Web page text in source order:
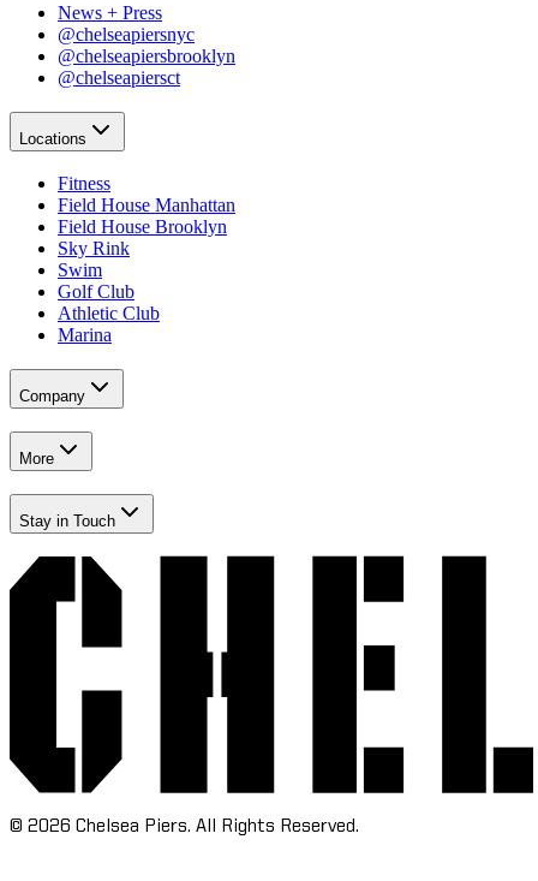
News + Press​​​​‌ ‍ ​‍​‍‌‍ ‌ ​‍‌‍‍‌‌‍‌ ‌‍‍‌‌‍ ‍​‍​‍​ ‍‍​‍​‍‌ ​ ‌‍​‌‌‍ ‍‌‍‍‌‌ ‌​‌ ‍‌​‍ ‍‌‍‍‌‌‍ ​‍​‍​‍ ​​‍​‍‌‍‍​‌ ​‍‌‍‌‌‌‍‌‍​‍​‍​ ‍‍​‍​‍‌‍‍​‌ ‌​‌ ‌​‌ ​​‌ ​ ​ ‍‍​‍ ​‍ ‌‍​ ‌‍‍​‌‍‌‌‌‍ ​‌ ​ ‌‍‌‌‌‍​‌‌ ​​‌‍‍‌‌‍‌‌‌ ​‍‌ ​ ​‍ ‍‌ ​ ‌‍​‌‌‍ ‍‌‍‍‌‌ ‌​‌ ‍‌​‍ ‍‌ ​ ‌ ‌​‌ ‌‌‌‍‌​‌‍‍‌‌‍ ​‍ ‌‍‍‌‌‍ ‍‌ ‌​‌‍‌‌‌‍ ‍‌ ‌​​‍ ‌‍‌‌‌‍‌​‌‍‍‌‌ ‌​​‍ ‌‍ ‌‌‍ ‌‍‌​‌‍‌‌​ ‌‌ ​​‌ ​‍‌‍‌‌‌ ​ ‌‍‌‌‌‍ ‍‌ ‌​‌‍​‌‌ ‌​‌‍‍‌‌‍ ‌‍ ‍​ ‍ ‌‍‍‌‌‍‌​​ ‌‌‍‌‍‌‍ ‌‍ ‌ ‌​‌‍‌‌‌ ​‍​ ‍ ‌ ‌​‌ ‍‌‌ ​​‌‍‌‌​ ‌‌‍‌‍‌‍ ‌‍ ‌ ‌​‌‍‌‌‌ ​‍​ ‍ ‌ ​​‌‍​‌‌ ‌​‌‍‍​​ ‌‌‍​ ‌‍ ‌‍ ​‌ ‌‌‌‍ ‌‌‍ ‍‌ ​ ​‍‌‌​ ‌‌‌​​‍‌‌ ‌‍‍ ‌‍‌‌‌ ‍‌​‍‌‌​ ​ ‌​‌​​‍‌‌​ ​ ‌​‌​​‍‌‌​ ​‍​ ​‍​ ‍​‌‍​‍‌‍‌​​ ​‌‌‍​‍‌‍‌‌‌‍‌‌‌‍‌​‌‍​‌​ ​‍‌‍‌‌‌‍​‌​‍‌‌​ ​‍​ ​‍​‍‌‌​ ‌‌‌​‌​​‍ ‍‌‍ ​‌‍‍‌‌‍ ‍‌‍‍ ‌ ​ ​‍‌‌​ ‌‌‌​​‍‌‌ ‌‍‍ ‌‍‌‌‌ ‍‌​‍‌‌​ ​ ‌​‌​​‍‌‌​ ​ ‌​‌​​‍‌‌​ ​‍​ ​‍‌‍‌‍​ ‌‌​ ​‍​ ‍‌‌‍​‌‌‍‌​​ ‍​‌‍​‍​ ‍‌​ ​‍​ ‌​​ ​ ​‍‌‌​ ​‍​ ​‍​‍‌‌​ ‌‌‌​‌​​‍ ‍‌‍ ‍‌‍​‌‌‍ ‌‌‍‌‌​ ‌‍​‍‌‍​‌‌ ​ ‌‍‌‌‌‌‌‌‌ ​‍‌‍ ​​ ‌‌‍‍​‌ ‌​‌ ‌​‌ ​​‌ ​ ​‍‌‌​ ​ ‌​​‌​‍‌‌​ ​‍‌​‌‍​‍‌‌​ ​‍‌​‌‍‌‍​ ‌‍‍​‌‍‌‌‌‍ ​‌ ​ ‌‍‌‌‌‍​‌‌ ​​‌‍‍‌‌‍‌‌‌ ​‍‌ ​ ​‍ ‍‌ ​ ‌‍​‌‌‍ ‍‌‍‍‌‌ ‌​‌ ‍‌​‍ ‍‌ ​ ‌ ‌​‌ ‌‌‌‍‌​‌‍‍‌‌‍ ​‍‌‍‌‍‍‌‌‍‌​​ ‌‌‍‌‍‌‍ ‌‍ ‌ ‌​‌‍‌‌‌ ​‍​‍‌‍‌ ‌​‌ ‍‌‌ ​​‌‍‌‌​ ‌‌‍‌‍‌‍ ‌‍ ‌ ‌​‌‍‌‌‌ ​‍​‍‌‍‌ ​​‌‍​‌‌ ‌​‌‍‍​​ ‌‌‍​ ‌‍ ‌‍ ​‌ ‌‌‌‍ ‌‌‍ ‍‌ ​ ​‍‌‌​ ‌‌‌​​‍‌‌ ‌‍‍ ‌‍‌‌‌ ‍‌​‍‌‌​ ​ ‌​‌​​‍‌‌​ ​ ‌​‌​​‍‌‌​ ​‍​ ​‍​ ‍​‌‍​‍‌‍‌​​ ​‌‌‍​‍‌‍‌‌‌‍‌‌‌‍‌​‌‍​‌​ ​‍‌‍‌‌‌‍​‌​‍‌‌​ ​‍​ ​‍​‍‌‌​ ‌‌‌​‌​​‍ ‍‌‍ ​‌‍‍‌‌‍ ‍‌‍‍ ‌ ​ ​‍‌‌​ ‌‌‌​​‍‌‌ ‌‍‍ ‌‍‌‌‌ ‍‌​‍‌‌​ ​ ‌​‌​​‍‌‌​ ​ ‌​‌​​‍‌‌​ ​‍​ ​‍‌‍‌‍​ ‌‌​ ​‍​ ‍‌‌‍​‌‌‍‌​​ ‍​‌‍​‍​ ‍‌​ ​‍​ ‌​​ ​ ​‍‌‌​ ​‍​ ​‍​‍‌‌​ ‌‌‌​‌​​‍ ‍‌‍ ‍‌‍​‌‌‍ ‌‌‍‌‌​‍‌‍‌ ​​‌‍‌‌‌ ​‍‌ ​ ‌ ​​‌‍‌‌‌‍​ ‌ ‌​‌‍‍‌‌ ‌‍‌‍‌‌​ ‌‌ ​​‌ ‌‌‌‍​‍‌‍ ​‌‍‍‌‌ ​ ‌‍‍​‌‍‌‌‌‍‌​​‍​‍‌ ‌
@chelseapiersnyc​​​​‌ ‍ ​‍​‍‌‍ ‌ ​‍‌‍‍‌‌‍‌ ‌‍‍‌‌‍ ‍​‍​‍​ ‍‍​‍​‍‌ ​ ‌‍​‌‌‍ ‍‌‍‍‌‌ ‌​‌ ‍‌​‍ ‍‌‍‍‌‌‍ ​‍​‍​‍ ​​‍​‍‌‍‍​‌ ​‍‌‍‌‌‌‍‌‍​‍​‍​ ‍‍​‍​‍‌‍‍​‌ ‌​‌ ‌​‌ ​​‌ ​ ​ ‍‍​‍ ​‍ ‌‍​ ‌‍‍​‌‍‌‌‌‍ ​‌ ​ ‌‍‌‌‌‍​‌‌ ​​‌‍‍‌‌‍‌‌‌ ​‍‌ ​ ​‍ ‍‌ ​ ‌‍​‌‌‍ ‍‌‍‍‌‌ ‌​‌ ‍‌​‍ ‍‌ ​ ‌ ‌​‌ ‌‌‌‍‌​‌‍‍‌‌‍ ​‍ ‌‍‍‌‌‍ ‍‌ ‌​‌‍‌‌‌‍ ‍‌ ‌​​‍ ‌‍‌‌‌‍‌​‌‍‍‌‌ ‌​​‍ ‌‍ ‌‌‍ ‌‍‌​‌‍‌‌​ ‌‌ ​​‌ ​‍‌‍‌‌‌ ​ ‌‍‌‌‌‍ ‍‌ ‌​‌‍​‌‌ ‌​‌‍‍‌‌‍ ‌‍ ‍​ ‍ ‌‍‍‌‌‍‌​​ ‌‌‍‌‍‌‍ ‌‍ ‌ ‌​‌‍‌‌‌ ​‍​ ‍ ‌ ‌​‌ ‍‌‌ ​​‌‍‌‌​ ‌‌‍‌‍‌‍ ‌‍ ‌ ‌​‌‍‌‌‌ ​‍​ ‍ ‌ ​​‌‍​‌‌ ‌​‌‍‍​​ ‌‌‍​ ‌‍ ‌‍ ​‌ ‌‌‌‍ ‌‌‍ ‍‌ ​ ​‍‌‌​ ‌‌‌​​‍‌‌ ‌‍‍ ‌‍‌‌‌ ‍‌​‍‌‌​ ​ ‌​‌​​‍‌‌​ ​ ‌​‌​​‍‌‌​ ​‍​ ​‍​ ‍​‌‍​‍‌‍‌​​ ​‌‌‍​‍‌‍‌‌‌‍‌‌‌‍‌​‌‍​‌​ ​‍‌‍‌‌‌‍​‌​‍‌‌​ ​‍​ ​‍​‍‌‌​ ‌‌‌​‌​​‍ ‍‌‍ ​‌‍‍‌‌‍ ‍‌‍‍ ‌ ​ ​‍‌‌​ ‌‌‌​​‍‌‌ ‌‍‍ ‌‍‌‌‌ ‍‌​‍‌‌​ ​ ‌​‌​​‍‌‌​ ​ ‌​‌​​‍‌‌​ ​‍​ ​‍​ ‌​​ ​ ​ ​​‌‍‌‌‌‍​ ‌‍​‌​ ​​​ ‌​‌‍‌‌‌‍‌‍​ ‌​​ ‍‌​‍‌‌​ ​‍​ ​‍​‍‌‌​ ‌‌‌​‌​​‍ ‍‌‍ ‍‌‍​‌‌‍ ‌‌‍‌‌​ ‌‍​‍‌‍​‌‌ ​ ‌‍‌‌‌‌‌‌‌ ​‍‌‍ ​​ ‌‌‍‍​‌ ‌​‌ ‌​‌ ​​‌ ​ ​‍‌‌​ ​ ‌​​‌​‍‌‌​ ​‍‌​‌‍​‍‌‌​ ​‍‌​‌‍‌‍​ ‌‍‍​‌‍‌‌‌‍ ​‌ ​ ‌‍‌‌‌‍​‌‌ ​​‌‍‍‌‌‍‌‌‌ ​‍‌ ​ ​‍ ‍‌ ​ ‌‍​‌‌‍ ‍‌‍‍‌‌ ‌​‌ ‍‌​‍ ‍‌ ​ ‌ ‌​‌ ‌‌‌‍‌​‌‍‍‌‌‍ ​‍‌‍‌‍‍‌‌‍‌​​ ‌‌‍‌‍‌‍ ‌‍ ‌ ‌​‌‍‌‌‌ ​‍​‍‌‍‌ ‌​‌ ‍‌‌ ​​‌‍‌‌​ ‌‌‍‌‍‌‍ ‌‍ ‌ ‌​‌‍‌‌‌ ​‍​‍‌‍‌ ​​‌‍​‌‌ ‌​‌‍‍​​ ‌‌‍​ ‌‍ ‌‍ ​‌ ‌‌‌‍ ‌‌‍ ‍‌ ​ ​‍‌‌​ ‌‌‌​​‍‌‌ ‌‍‍ ‌‍‌‌‌ ‍‌​‍‌‌​ ​ ‌​‌​​‍‌‌​ ​ ‌​‌​​‍‌‌​ ​‍​ ​‍​ ‍​‌‍​‍‌‍‌​​ ​‌‌‍​‍‌‍‌‌‌‍‌‌‌‍‌​‌‍​‌​ ​‍‌‍‌‌‌‍​‌​‍‌‌​ ​‍​ ​‍​‍‌‌​ ‌‌‌​‌​​‍ ‍‌‍ ​‌‍‍‌‌‍ ‍‌‍‍ ‌ ​ ​‍‌‌​ ‌‌‌​​‍‌‌ ‌‍‍ ‌‍‌‌‌ ‍‌​‍‌‌​ ​ ‌​‌​​‍‌‌​ ​ ‌​‌​​‍‌‌​ ​‍​ ​‍​ ‌​​ ​ ​ ​​‌‍‌‌‌‍​ ‌‍​‌​ ​​​ ‌​‌‍‌‌‌‍‌‍​ ‌​​ ‍‌​‍‌‌​ ​‍​ ​‍​‍‌‌​ ‌‌‌​‌​​‍ ‍‌‍ ‍‌‍​‌‌‍ ‌‌‍‌‌​‍‌‍‌ ​​‌‍‌‌‌ ​‍‌ ​ ‌ ​​‌‍‌‌‌‍​ ‌ ‌​‌‍‍‌‌ ‌‍‌‍‌‌​ ‌‌ ​​‌ ‌‌‌‍​‍‌‍ ​‌‍‍‌‌ ​ ‌‍‍​‌‍‌‌‌‍‌​​‍​‍‌ ‌
@chelseapiersbrooklyn​​​​‌ ‍ ​‍​‍‌‍ ‌ ​‍‌‍‍‌‌‍‌ ‌‍‍‌‌‍ ‍​‍​‍​ ‍‍​‍​‍‌ ​ ‌‍​‌‌‍ ‍‌‍‍‌‌ ‌​‌ ‍‌​‍ ‍‌‍‍‌‌‍ ​‍​‍​‍ ​​‍​‍‌‍‍​‌ ​‍‌‍‌‌‌‍‌‍​‍​‍​ ‍‍​‍​‍‌‍‍​‌ ‌​‌ ‌​‌ ​​‌ ​ ​ ‍‍​‍ ​‍ ‌‍​ ‌‍‍​‌‍‌‌‌‍ ​‌ ​ ‌‍‌‌‌‍​‌‌ ​​‌‍‍‌‌‍‌‌‌ ​‍‌ ​ ​‍ ‍‌ ​ ‌‍​‌‌‍ ‍‌‍‍‌‌ ‌​‌ ‍‌​‍ ‍‌ ​ ‌ ‌​‌ ‌‌‌‍‌​‌‍‍‌‌‍ ​‍ ‌‍‍‌‌‍ ‍‌ ‌​‌‍‌‌‌‍ ‍‌ ‌​​‍ ‌‍‌‌‌‍‌​‌‍‍‌‌ ‌​​‍ ‌‍ ‌‌‍ ‌‍‌​‌‍‌‌​ ‌‌ ​​‌ ​‍‌‍‌‌‌ ​ ‌‍‌‌‌‍ ‍‌ ‌​‌‍​‌‌ ‌​‌‍‍‌‌‍ ‌‍ ‍​ ‍ ‌‍‍‌‌‍‌​​ ‌‌‍‌‍‌‍ ‌‍ ‌ ‌​‌‍‌‌‌ ​‍​ ‍ ‌ ‌​‌ ‍‌‌ ​​‌‍‌‌​ ‌‌‍‌‍‌‍ ‌‍ ‌ ‌​‌‍‌‌‌ ​‍​ ‍ ‌ ​​‌‍​‌‌ ‌​‌‍‍​​ ‌‌‍​ ‌‍ ‌‍ ​‌ ‌‌‌‍ ‌‌‍ ‍‌ ​ ​‍‌‌​ ‌‌‌​​‍‌‌ ‌‍‍ ‌‍‌‌‌ ‍‌​‍‌‌​ ​ ‌​‌​​‍‌‌​ ​ ‌​‌​​‍‌‌​ ​‍​ ​‍​ ‍​‌‍​‍‌‍‌​​ ​‌‌‍​‍‌‍‌‌‌‍‌‌‌‍‌​‌‍​‌​ ​‍‌‍‌‌‌‍​‌​‍‌‌​ ​‍​ ​‍​‍‌‌​ ‌‌‌​‌​​‍ ‍‌‍ ​‌‍‍‌‌‍ ‍‌‍‍ ‌ ​ ​‍‌‌​ ‌‌‌​​‍‌‌ ‌‍‍ ‌‍‌‌‌ ‍‌​‍‌‌​ ​ ‌​‌​​‍‌‌​ ​ ‌​‌​​‍‌‌​ ​‍​ ​‍​ ​ ​ ‌ ​ ‍​​ ​‌‌‍‌​​ ​‍‌‍‌​‌‍​‍‌‍‌‌​ ‌ ​ ​‍​ ​​​ ‌‍​ ‍‌​ ‌‌​ ​ ​ ​‍​ ‌​‌‍‌‍‌‍‌‍‌‍​‌​ ‌‌​ ‌‌‌‍​‍‌‍​ ‌‍‌‌​ ‌‌‌‍‌‌‌‍​ ‌‍​‌​ ‍​​ ​‍​‍‌‌​ ​‍​ ​‍​‍‌‌​ ‌‌‌​‌​​‍ ‍‌‍ ‍‌‍​‌‌‍ ‌‌‍‌‌​ ‌‍​‍‌‍​‌‌ ​ ‌‍‌‌‌‌‌‌‌ ​‍‌‍ ​​ ‌‌‍‍​‌ ‌​‌ ‌​‌ ​​‌ ​ ​‍‌‌​ ​ ‌​​‌​‍‌‌​ ​‍‌​‌‍​‍‌‌​ ​‍‌​‌‍‌‍​ ‌‍‍​‌‍‌‌‌‍ ​‌ ​ ‌‍‌‌‌‍​‌‌ ​​‌‍‍‌‌‍‌‌‌ ​‍‌ ​ ​‍ ‍‌ ​ ‌‍​‌‌‍ ‍‌‍‍‌‌ ‌​‌ ‍‌​‍ ‍‌ ​ ‌ ‌​‌ ‌‌‌‍‌​‌‍‍‌‌‍ ​‍‌‍‌‍‍‌‌‍‌​​ ‌‌‍‌‍‌‍ ‌‍ ‌ ‌​‌‍‌‌‌ ​‍​‍‌‍‌ ‌​‌ ‍‌‌ ​​‌‍‌‌​ ‌‌‍‌‍‌‍ ‌‍ ‌ ‌​‌‍‌‌‌ ​‍​‍‌‍‌ ​​‌‍​‌‌ ‌​‌‍‍​​ ‌‌‍​ ‌‍ ‌‍ ​‌ ‌‌‌‍ ‌‌‍ ‍‌ ​ ​‍‌‌​ ‌‌‌​​‍‌‌ ‌‍‍ ‌‍‌‌‌ ‍‌​‍‌‌​ ​ ‌​‌​​‍‌‌​ ​ ‌​‌​​‍‌‌​ ​‍​ ​‍​ ‍​‌‍​‍‌‍‌​​ ​‌‌‍​‍‌‍‌‌‌‍‌‌‌‍‌​‌‍​‌​ ​‍‌‍‌‌‌‍​‌​‍‌‌​ ​‍​ ​‍​‍‌‌​ ‌‌‌​‌​​‍ ‍‌‍ ​‌‍‍‌‌‍ ‍‌‍‍ ‌ ​ ​‍‌‌​ ‌‌‌​​‍‌‌ ‌‍‍ ‌‍‌‌‌ ‍‌​‍‌‌​ ​ ‌​‌​​‍‌‌​ ​ ‌​‌​​‍‌‌​ ​‍​ ​‍​ ​ ​ ‌ ​ ‍​​ ​‌‌‍‌​​ ​‍‌‍‌​‌‍​‍‌‍‌‌​ ‌ ​ ​‍​ ​​​ ‌‍​ ‍‌​ ‌‌​ ​ ​ ​‍​ ‌​‌‍‌‍‌‍‌‍‌‍​‌​ ‌‌​ ‌‌‌‍​‍‌‍​ ‌‍‌‌​ ‌‌‌‍‌‌‌‍​ ‌‍​‌​ ‍​​ ​‍​‍‌‌​ ​‍​ ​‍​‍‌‌​ ‌‌‌​‌​​‍ ‍‌‍ ‍‌‍​‌‌‍ ‌‌‍‌‌​‍‌‍‌ ​​‌‍‌‌‌ ​‍‌ ​ ‌ ​​‌‍‌‌‌‍​ ‌ ‌​‌‍‍‌‌ ‌‍‌‍‌‌​ ‌‌ ​​‌ ‌‌‌‍​‍‌‍ ​‌‍‍‌‌ ​ ‌‍‍​‌‍‌‌‌‍‌​​‍​‍‌ ‌
@chelseapiersct​​​​‌ ‍ ​‍​‍‌‍ ‌ ​‍‌‍‍‌‌‍‌ ‌‍‍‌‌‍ ‍​‍​‍​ ‍‍​‍​‍‌ ​ ‌‍​‌‌‍ ‍‌‍‍‌‌ ‌​‌ ‍‌​‍ ‍‌‍‍‌‌‍ ​‍​‍​‍ ​​‍​‍‌‍‍​‌ ​‍‌‍‌‌‌‍‌‍​‍​‍​ ‍‍​‍​‍‌‍‍​‌ ‌​‌ ‌​‌ ​​‌ ​ ​ ‍‍​‍ ​‍ ‌‍​ ‌‍‍​‌‍‌‌‌‍ ​‌ ​ ‌‍‌‌‌‍​‌‌ ​​‌‍‍‌‌‍‌‌‌ ​‍‌ ​ ​‍ ‍‌ ​ ‌‍​‌‌‍ ‍‌‍‍‌‌ ‌​‌ ‍‌​‍ ‍‌ ​ ‌ ‌​‌ ‌‌‌‍‌​‌‍‍‌‌‍ ​‍ ‌‍‍‌‌‍ ‍‌ ‌​‌‍‌‌‌‍ ‍‌ ‌​​‍ ‌‍‌‌‌‍‌​‌‍‍‌‌ ‌​​‍ ‌‍ ‌‌‍ ‌‍‌​‌‍‌‌​ ‌‌ ​​‌ ​‍‌‍‌‌‌ ​ ‌‍‌‌‌‍ ‍‌ ‌​‌‍​‌‌ ‌​‌‍‍‌‌‍ ‌‍ ‍​ ‍ ‌‍‍‌‌‍‌​​ ‌‌‍‌‍‌‍ ‌‍ ‌ ‌​‌‍‌‌‌ ​‍​ ‍ ‌ ‌​‌ ‍‌‌ ​​‌‍‌‌​ ‌‌‍‌‍‌‍ ‌‍ ‌ ‌​‌‍‌‌‌ ​‍​ ‍ ‌ ​​‌‍​‌‌ ‌​‌‍‍​​ ‌‌‍​ ‌‍ ‌‍ ​‌ ‌‌‌‍ ‌‌‍ ‍‌ ​ ​‍‌‌​ ‌‌‌​​‍‌‌ ‌‍‍ ‌‍‌‌‌ ‍‌​‍‌‌​ ​ ‌​‌​​‍‌‌​ ​ ‌​‌​​‍‌‌​ ​‍​ ​‍​ ‍​‌‍​‍‌‍‌​​ ​‌‌‍​‍‌‍‌‌‌‍‌‌‌‍‌​‌‍​‌​ ​‍‌‍‌‌‌‍​‌​‍‌‌​ ​‍​ ​‍​‍‌‌​ ‌‌‌​‌​​‍ ‍‌‍ ​‌‍‍‌‌‍ ‍‌‍‍ ‌ ​ ​‍‌‌​ ‌‌‌​​‍‌‌ ‌‍‍ ‌‍‌‌‌ ‍‌​‍‌‌​ ​ ‌​‌​​‍‌‌​ ​ ‌​‌​​‍‌‌​ ​‍​ ​‍‌‍​‌‌‍‌​​ ‌ ‌‍‌‌‌‍​ ​ ‌‌​ ‌‍​ ‌​​ ​​​ ‌ ‌‍​‍‌‍​‌‌‍‌​​ ‌‍‌‍‌‍​ ‍​​ ‍‌‌‍‌‍‌‍​‍​ ‌‍‌‍​‍​ ​​​ ‌​​ ​ ‌‍‌​‌‍​‍​ ​‌​ ‌‍​ ​ ​ ‌ ​ ​‌​ ‌‍​‍‌‌​ ​‍​ ​‍​‍‌‌​ ‌‌‌​‌​​‍ ‍‌‍ ‍‌‍​‌‌‍ ‌‌‍‌‌​ ‌‍​‍‌‍​‌‌ ​ ‌‍‌‌‌‌‌‌‌ ​‍‌‍ ​​ ‌‌‍‍​‌ ‌​‌ ‌​‌ ​​‌ ​ ​‍‌‌​ ​ ‌​​‌​‍‌‌​ ​‍‌​‌‍​‍‌‌​ ​‍‌​‌‍‌‍​ ‌‍‍​‌‍‌‌‌‍ ​‌ ​ ‌‍‌‌‌‍​‌‌ ​​‌‍‍‌‌‍‌‌‌ ​‍‌ ​ ​‍ ‍‌ ​ ‌‍​‌‌‍ ‍‌‍‍‌‌ ‌​‌ ‍‌​‍ ‍‌ ​ ‌ ‌​‌ ‌‌‌‍‌​‌‍‍‌‌‍ ​‍‌‍‌‍‍‌‌‍‌​​ ‌‌‍‌‍‌‍ ‌‍ ‌ ‌​‌‍‌‌‌ ​‍​‍‌‍‌ ‌​‌ ‍‌‌ ​​‌‍‌‌​ ‌‌‍‌‍‌‍ ‌‍ ‌ ‌​‌‍‌‌‌ ​‍​‍‌‍‌ ​​‌‍​‌‌ ‌​‌‍‍​​ ‌‌‍​ ‌‍ ‌‍ ​‌ ‌‌‌‍ ‌‌‍ ‍‌ ​ ​‍‌‌​ ‌‌‌​​‍‌‌ ‌‍‍ ‌‍‌‌‌ ‍‌​‍‌‌​ ​ ‌​‌​​‍‌‌​ ​ ‌​‌​​‍‌‌​ ​‍​ ​‍​ ‍​‌‍​‍‌‍‌​​ ​‌‌‍​‍‌‍‌‌‌‍‌‌‌‍‌​‌‍​‌​ ​‍‌‍‌‌‌‍​‌​‍‌‌​ ​‍​ ​‍​‍‌‌​ ‌‌‌​‌​​‍ ‍‌‍ ​‌‍‍‌‌‍ ‍‌‍‍ ‌ ​ ​‍‌‌​ ‌‌‌​​‍‌‌ ‌‍‍ ‌‍‌‌‌ ‍‌​‍‌‌​ ​ ‌​‌​​‍‌‌​ ​ ‌​‌​​‍‌‌​ ​‍​ ​‍‌‍​‌‌‍‌​​ ‌ ‌‍‌‌‌‍​ ​ ‌‌​ ‌‍​ ‌​​ ​​​ ‌ ‌‍​‍‌‍​‌‌‍‌​​ ‌‍‌‍‌‍​ ‍​​ ‍‌‌‍‌‍‌‍​‍​ ‌‍‌‍​‍​ ​​​ ‌​​ ​ ‌‍‌​‌‍​‍​ ​‌​ ‌‍​ ​ ​ ‌ ​ ​‌​ ‌‍​‍‌‌​ ​‍​ ​‍​‍‌‌​ ‌‌‌​‌​​‍ ‍‌‍ ‍‌‍​‌‌‍ ‌‌‍‌‌​‍‌‍‌ ​​‌‍‌‌‌ ​‍‌ ​ ‌ ​​‌‍‌‌‌‍​ ‌ ‌​‌‍‍‌‌ ‌‍‌‍‌‌​ ‌‌ ​​‌ ‌‌‌‍​‍‌‍ ​‌‍‍‌‌ ​ ‌‍‍​‌‍‌‌‌‍‌​​‍​‍‌ ‌
Locations​​​​‌ ‍ ​‍​‍‌‍ ‌ ​‍‌‍‍‌‌‍‌ ‌‍‍‌‌‍ ‍​‍​‍​ ‍‍​‍​‍‌ ​ ‌‍​‌‌‍ ‍‌‍‍‌‌ ‌​‌ ‍‌​‍ ‍‌‍‍‌‌‍ ​‍​‍​‍ ​​‍​‍‌‍‍​‌ ​‍‌‍‌‌‌‍‌‍​‍​‍​ ‍‍​‍​‍‌‍‍​‌ ‌​‌ ‌​‌ ​​‌ ​ ​ ‍‍​‍ ​‍ ‌‍​ ‌‍‍​‌‍‌‌‌‍ ​‌ ​ ‌‍‌‌‌‍​‌‌ ​​‌‍‍‌‌‍‌‌‌ ​‍‌ ​ ​‍ ‍‌ ​ ‌‍​‌‌‍ ‍‌‍‍‌‌ ‌​‌ ‍‌​‍ ‍‌ ​ ‌ ‌​‌ ‌‌‌‍‌​‌‍‍‌‌‍ ​‍ ‌‍‍‌‌‍ ‍‌ ‌​‌‍‌‌‌‍ ‍‌ ‌​​‍ ‌‍‌‌‌‍‌​‌‍‍‌‌ ‌​​‍ ‌‍ ‌‌‍ ‌‍‌​‌‍‌‌​ ‌‌ ​​‌ ​‍‌‍‌‌‌ ​ ‌‍‌‌‌‍ ‍‌ ‌​‌‍​‌‌ ‌​‌‍‍‌‌‍ ‌‍ ‍​ ‍ ‌‍‍‌‌‍‌​​ ‌‌‍‌‍‌‍ ‌‍ ‌ ‌​‌‍‌‌‌ ​‍​ ‍ ‌ ‌​‌ ‍‌‌ ​​‌‍‌‌​ ‌‌‍‌‍‌‍ ‌‍ ‌ ‌​‌‍‌‌‌ ​‍​ ‍ ‌ ​​‌‍​‌‌ ‌​‌‍‍​​ ‌‌‍​ ‌‍ ‌‍ ​‌ ‌‌‌‍ ‌‌‍ ‍‌ ​ ​‍‌‌​ ‌‌‌​​‍‌‌ ‌‍‍ ‌‍‌‌‌ ‍‌​‍‌‌​ ​ ‌​‌​​‍‌‌​ ​ ‌​‌​​‍‌‌​ ​‍​ ​‍‌‍‌‌‌‍​‍​ ​‍​ ‍​‌‍​ ​ ‌‌‌‍​ ‌‍​ ‌‍‌‌‌‍​‍‌‍​‌​ ​‌​‍‌‌​ ​‍​ ​‍​‍‌‌​ ‌‌‌​‌​​‍ ‍‌ ‌​‌‍‍‌‌ ‌​‌‍ ​‌‍‌‌​ ‌‍​‍‌‍​‌‌ ​ ‌‍‌‌‌‌‌‌‌ ​‍‌‍ ​​ ‌‌‍‍​‌ ‌​‌ ‌​‌ ​​‌ ​ ​‍‌‌​ ​ ‌​​‌​‍‌‌​ ​‍‌​‌‍​‍‌‌​ ​‍‌​‌‍‌‍​ ‌‍‍​‌‍‌‌‌‍ ​‌ ​ ‌‍‌‌‌‍​‌‌ ​​‌‍‍‌‌‍‌‌‌ ​‍‌ ​ ​‍ ‍‌ ​ ‌‍​‌‌‍ ‍‌‍‍‌‌ ‌​‌ ‍‌​‍ ‍‌ ​ ‌ ‌​‌ ‌‌‌‍‌​‌‍‍‌‌‍ ​‍‌‍‌‍‍‌‌‍‌​​ ‌‌‍‌‍‌‍ ‌‍ ‌ ‌​‌‍‌‌‌ ​‍​‍‌‍‌ ‌​‌ ‍‌‌ ​​‌‍‌‌​ ‌‌‍‌‍‌‍ ‌‍ ‌ ‌​‌‍‌‌‌ ​‍​‍‌‍‌ ​​‌‍​‌‌ ‌​‌‍‍​​ ‌‌‍​ ‌‍ ‌‍ ​‌ ‌‌‌‍ ‌‌‍ ‍‌ ​ ​‍‌‌​ ‌‌‌​​‍‌‌ ‌‍‍ ‌‍‌‌‌ ‍‌​‍‌‌​ ​ ‌​‌​​‍‌‌​ ​ ‌​‌​​‍‌‌​ ​‍​ ​‍‌‍‌‌‌‍​‍​ ​‍​ ‍​‌‍​ ​ ‌‌‌‍​ ‌‍​ ‌‍‌‌‌‍​‍‌‍​‌​ ​‌​‍‌‌​ ​‍​ ​‍​‍‌‌​ ‌‌‌​‌​​‍ ‍‌ ‌​‌‍‍‌‌ ‌​‌‍ ​‌‍‌‌​‍‌‍‌ ​​‌‍‌‌‌ ​‍‌ ​ ‌ ​​‌‍‌‌‌‍​ ‌ ‌​‌‍‍‌‌ ‌‍‌‍‌‌​ ‌‌ ​​‌ ‌‌‌‍​‍‌‍ ​‌‍‍‌‌ ​ ‌‍‍​‌‍‌‌‌‍‌​​‍​‍‌ ‌
Fitness​​​​‌ ‍ ​‍​‍‌‍ ‌ ​‍‌‍‍‌‌‍‌ ‌‍‍‌‌‍ ‍​‍​‍​ ‍‍​‍​‍‌ ​ ‌‍​‌‌‍ ‍‌‍‍‌‌ ‌​‌ ‍‌​‍ ‍‌‍‍‌‌‍ ​‍​‍​‍ ​​‍​‍‌‍‍​‌ ​‍‌‍‌‌‌‍‌‍​‍​‍​ ‍‍​‍​‍‌‍‍​‌ ‌​‌ ‌​‌ ​​‌ ​ ​ ‍‍​‍ ​‍ ‌‍​ ‌‍‍​‌‍‌‌‌‍ ​‌ ​ ‌‍‌‌‌‍​‌‌ ​​‌‍‍‌‌‍‌‌‌ ​‍‌ ​ ​‍ ‍‌ ​ ‌‍​‌‌‍ ‍‌‍‍‌‌ ‌​‌ ‍‌​‍ ‍‌ ​ ‌ ‌​‌ ‌‌‌‍‌​‌‍‍‌‌‍ ​‍ ‌‍‍‌‌‍ ‍‌ ‌​‌‍‌‌‌‍ ‍‌ ‌​​‍ ‌‍‌‌‌‍‌​‌‍‍‌‌ ‌​​‍ ‌‍ ‌‌‍ ‌‍‌​‌‍‌‌​ ‌‌ ​​‌ ​‍‌‍‌‌‌ ​ ‌‍‌‌‌‍ ‍‌ ‌​‌‍​‌‌ ‌​‌‍‍‌‌‍ ‌‍ ‍​ ‍ ‌‍‍‌‌‍‌​​ ‌‌‍‌‍‌‍ ‌‍ ‌ ‌​‌‍‌‌‌ ​‍​ ‍ ‌ ‌​‌ ‍‌‌ ​​‌‍‌‌​ ‌‌‍‌‍‌‍ ‌‍ ‌ ‌​‌‍‌‌‌ ​‍​ ‍ ‌ ​​‌‍​‌‌ ‌​‌‍‍​​ ‌‌‍​ ‌‍ ‌‍ ​‌ ‌‌‌‍ ‌‌‍ ‍‌ ​ ​‍‌‌​ ‌‌‌​​‍‌‌ ‌‍‍ ‌‍‌‌‌ ‍‌​‍‌‌​ ​ ‌​‌​​‍‌‌​ ​ ‌​‌​​‍‌‌​ ​‍​ ​‍‌‍‌‌‌‍​‍​ ​‍​ ‍​‌‍​ ​ ‌‌‌‍​ ‌‍​ ‌‍‌‌‌‍​‍‌‍​‌​ ​‌​‍‌‌​ ​‍​ ​‍​‍‌‌​ ‌‌‌​‌​​‍ ‍‌‍ ​‌‍‍‌‌‍ ‍‌‍‍ ‌ ​ ​‍‌‌​ ‌‌‌​​‍‌‌ ‌‍‍ ‌‍‌‌‌ ‍‌​‍‌‌​ ​ ‌​‌​​‍‌‌​ ​ ‌​‌​​‍‌‌​ ​‍​ ​‍​ ​‍​ ​ ​ ​ ‌‍​ ‌‍‌‌​ ‍​​ ‌‍​ ​‌​ ‌​‌‍​‌‌‍​ ​ ‍‌​‍‌‌​ ​‍​ ​‍​‍‌‌​ ‌‌‌​‌​​‍ ‍‌‍ ‍‌‍​‌‌‍ ‌‌‍‌‌​ ‌‍​‍‌‍​‌‌ ​ ‌‍‌‌‌‌‌‌‌ ​‍‌‍ ​​ ‌‌‍‍​‌ ‌​‌ ‌​‌ ​​‌ ​ ​‍‌‌​ ​ ‌​​‌​‍‌‌​ ​‍‌​‌‍​‍‌‌​ ​‍‌​‌‍‌‍​ ‌‍‍​‌‍‌‌‌‍ ​‌ ​ ‌‍‌‌‌‍​‌‌ ​​‌‍‍‌‌‍‌‌‌ ​‍‌ ​ ​‍ ‍‌ ​ ‌‍​‌‌‍ ‍‌‍‍‌‌ ‌​‌ ‍‌​‍ ‍‌ ​ ‌ ‌​‌ ‌‌‌‍‌​‌‍‍‌‌‍ ​‍‌‍‌‍‍‌‌‍‌​​ ‌‌‍‌‍‌‍ ‌‍ ‌ ‌​‌‍‌‌‌ ​‍​‍‌‍‌ ‌​‌ ‍‌‌ ​​‌‍‌‌​ ‌‌‍‌‍‌‍ ‌‍ ‌ ‌​‌‍‌‌‌ ​‍​‍‌‍‌ ​​‌‍​‌‌ ‌​‌‍‍​​ ‌‌‍​ ‌‍ ‌‍ ​‌ ‌‌‌‍ ‌‌‍ ‍‌ ​ ​‍‌‌​ ‌‌‌​​‍‌‌ ‌‍‍ ‌‍‌‌‌ ‍‌​‍‌‌​ ​ ‌​‌​​‍‌‌​ ​ ‌​‌​​‍‌‌​ ​‍​ ​‍‌‍‌‌‌‍​‍​ ​‍​ ‍​‌‍​ ​ ‌‌‌‍​ ‌‍​ ‌‍‌‌‌‍​‍‌‍​‌​ ​‌​‍‌‌​ ​‍​ ​‍​‍‌‌​ ‌‌‌​‌​​‍ ‍‌‍ ​‌‍‍‌‌‍ ‍‌‍‍ ‌ ​ ​‍‌‌​ ‌‌‌​​‍‌‌ ‌‍‍ ‌‍‌‌‌ ‍‌​‍‌‌​ ​ ‌​‌​​‍‌‌​ ​ ‌​‌​​‍‌‌​ ​‍​ ​‍​ ​‍​ ​ ​ ​ ‌‍​ ‌‍‌‌​ ‍​​ ‌‍​ ​‌​ ‌​‌‍​‌‌‍​ ​ ‍‌​‍‌‌​ ​‍​ ​‍​‍‌‌​ ‌‌‌​‌​​‍ ‍‌‍ ‍‌‍​‌‌‍ ‌‌‍‌‌​‍‌‍‌ ​​‌‍‌‌‌ ​‍‌ ​ ‌ ​​‌‍‌‌‌‍​ ‌ ‌​‌‍‍‌‌ ‌‍‌‍‌‌​ ‌‌ ​​‌ ‌‌‌‍​‍‌‍ ​‌‍‍‌‌ ​ ‌‍‍​‌‍‌‌‌‍‌​​‍​‍‌ ‌
Field House Manhattan​​​​‌ ‍ ​‍​‍‌‍ ‌ ​‍‌‍‍‌‌‍‌ ‌‍‍‌‌‍ ‍​‍​‍​ ‍‍​‍​‍‌ ​ ‌‍​‌‌‍ ‍‌‍‍‌‌ ‌​‌ ‍‌​‍ ‍‌‍‍‌‌‍ ​‍​‍​‍ ​​‍​‍‌‍‍​‌ ​‍‌‍‌‌‌‍‌‍​‍​‍​ ‍‍​‍​‍‌‍‍​‌ ‌​‌ ‌​‌ ​​‌ ​ ​ ‍‍​‍ ​‍ ‌‍​ ‌‍‍​‌‍‌‌‌‍ ​‌ ​ ‌‍‌‌‌‍​‌‌ ​​‌‍‍‌‌‍‌‌‌ ​‍‌ ​ ​‍ ‍‌ ​ ‌‍​‌‌‍ ‍‌‍‍‌‌ ‌​‌ ‍‌​‍ ‍‌ ​ ‌ ‌​‌ ‌‌‌‍‌​‌‍‍‌‌‍ ​‍ ‌‍‍‌‌‍ ‍‌ ‌​‌‍‌‌‌‍ ‍‌ ‌​​‍ ‌‍‌‌‌‍‌​‌‍‍‌‌ ‌​​‍ ‌‍ ‌‌‍ ‌‍‌​‌‍‌‌​ ‌‌ ​​‌ ​‍‌‍‌‌‌ ​ ‌‍‌‌‌‍ ‍‌ ‌​‌‍​‌‌ ‌​‌‍‍‌‌‍ ‌‍ ‍​ ‍ ‌‍‍‌‌‍‌​​ ‌‌‍‌‍‌‍ ‌‍ ‌ ‌​‌‍‌‌‌ ​‍​ ‍ ‌ ‌​‌ ‍‌‌ ​​‌‍‌‌​ ‌‌‍‌‍‌‍ ‌‍ ‌ ‌​‌‍‌‌‌ ​‍​ ‍ ‌ ​​‌‍​‌‌ ‌​‌‍‍​​ ‌‌‍​ ‌‍ ‌‍ ​‌ ‌‌‌‍ ‌‌‍ ‍‌ ​ ​‍‌‌​ ‌‌‌​​‍‌‌ ‌‍‍ ‌‍‌‌‌ ‍‌​‍‌‌​ ​ ‌​‌​​‍‌‌​ ​ ‌​‌​​‍‌‌​ ​‍​ ​‍‌‍‌‌‌‍​‍​ ​‍​ ‍​‌‍​ ​ ‌‌‌‍​ ‌‍​ ‌‍‌‌‌‍​‍‌‍​‌​ ​‌​‍‌‌​ ​‍​ ​‍​‍‌‌​ ‌‌‌​‌​​‍ ‍‌‍ ​‌‍‍‌‌‍ ‍‌‍‍ ‌ ​ ​‍‌‌​ ‌‌‌​​‍‌‌ ‌‍‍ ‌‍‌‌‌ ‍‌​‍‌‌​ ​ ‌​‌​​‍‌‌​ ​ ‌​‌​​‍‌‌​ ​‍​ ​‍​ ​‌​ ​ ​ ​‌‌‍​‍​ ​​​ ​‌‌‍​‌​ ‌ ​ ​‍​ ​‍​ ‌‍​ ‌​​‍‌‌​ ​‍​ ​‍​‍‌‌​ ‌‌‌​‌​​‍ ‍‌‍ ‍‌‍​‌‌‍ ‌‌‍‌‌​ ‌‍​‍‌‍​‌‌ ​ ‌‍‌‌‌‌‌‌‌ ​‍‌‍ ​​ ‌‌‍‍​‌ ‌​‌ ‌​‌ ​​‌ ​ ​‍‌‌​ ​ ‌​​‌​‍‌‌​ ​‍‌​‌‍​‍‌‌​ ​‍‌​‌‍‌‍​ ‌‍‍​‌‍‌‌‌‍ ​‌ ​ ‌‍‌‌‌‍​‌‌ ​​‌‍‍‌‌‍‌‌‌ ​‍‌ ​ ​‍ ‍‌ ​ ‌‍​‌‌‍ ‍‌‍‍‌‌ ‌​‌ ‍‌​‍ ‍‌ ​ ‌ ‌​‌ ‌‌‌‍‌​‌‍‍‌‌‍ ​‍‌‍‌‍‍‌‌‍‌​​ ‌‌‍‌‍‌‍ ‌‍ ‌ ‌​‌‍‌‌‌ ​‍​‍‌‍‌ ‌​‌ ‍‌‌ ​​‌‍‌‌​ ‌‌‍‌‍‌‍ ‌‍ ‌ ‌​‌‍‌‌‌ ​‍​‍‌‍‌ ​​‌‍​‌‌ ‌​‌‍‍​​ ‌‌‍​ ‌‍ ‌‍ ​‌ ‌‌‌‍ ‌‌‍ ‍‌ ​ ​‍‌‌​ ‌‌‌​​‍‌‌ ‌‍‍ ‌‍‌‌‌ ‍‌​‍‌‌​ ​ ‌​‌​​‍‌‌​ ​ ‌​‌​​‍‌‌​ ​‍​ ​‍‌‍‌‌‌‍​‍​ ​‍​ ‍​‌‍​ ​ ‌‌‌‍​ ‌‍​ ‌‍‌‌‌‍​‍‌‍​‌​ ​‌​‍‌‌​ ​‍​ ​‍​‍‌‌​ ‌‌‌​‌​​‍ ‍‌‍ ​‌‍‍‌‌‍ ‍‌‍‍ ‌ ​ ​‍‌‌​ ‌‌‌​​‍‌‌ ‌‍‍ ‌‍‌‌‌ ‍‌​‍‌‌​ ​ ‌​‌​​‍‌‌​ ​ ‌​‌​​‍‌‌​ ​‍​ ​‍​ ​‌​ ​ ​ ​‌‌‍​‍​ ​​​ ​‌‌‍​‌​ ‌ ​ ​‍​ ​‍​ ‌‍​ ‌​​‍‌‌​ ​‍​ ​‍​‍‌‌​ ‌‌‌​‌​​‍ ‍‌‍ ‍‌‍​‌‌‍ ‌‌‍‌‌​‍‌‍‌ ​​‌‍‌‌‌ ​‍‌ ​ ‌ ​​‌‍‌‌‌‍​ ‌ ‌​‌‍‍‌‌ ‌‍‌‍‌‌​ ‌‌ ​​‌ ‌‌‌‍​‍‌‍ ​‌‍‍‌‌ ​ ‌‍‍​‌‍‌‌‌‍‌​​‍​‍‌ ‌
Field House Brooklyn​​​​‌ ‍ ​‍​‍‌‍ ‌ ​‍‌‍‍‌‌‍‌ ‌‍‍‌‌‍ ‍​‍​‍​ ‍‍​‍​‍‌ ​ ‌‍​‌‌‍ ‍‌‍‍‌‌ ‌​‌ ‍‌​‍ ‍‌‍‍‌‌‍ ​‍​‍​‍ ​​‍​‍‌‍‍​‌ ​‍‌‍‌‌‌‍‌‍​‍​‍​ ‍‍​‍​‍‌‍‍​‌ ‌​‌ ‌​‌ ​​‌ ​ ​ ‍‍​‍ ​‍ ‌‍​ ‌‍‍​‌‍‌‌‌‍ ​‌ ​ ‌‍‌‌‌‍​‌‌ ​​‌‍‍‌‌‍‌‌‌ ​‍‌ ​ ​‍ ‍‌ ​ ‌‍​‌‌‍ ‍‌‍‍‌‌ ‌​‌ ‍‌​‍ ‍‌ ​ ‌ ‌​‌ ‌‌‌‍‌​‌‍‍‌‌‍ ​‍ ‌‍‍‌‌‍ ‍‌ ‌​‌‍‌‌‌‍ ‍‌ ‌​​‍ ‌‍‌‌‌‍‌​‌‍‍‌‌ ‌​​‍ ‌‍ ‌‌‍ ‌‍‌​‌‍‌‌​ ‌‌ ​​‌ ​‍‌‍‌‌‌ ​ ‌‍‌‌‌‍ ‍‌ ‌​‌‍​‌‌ ‌​‌‍‍‌‌‍ ‌‍ ‍​ ‍ ‌‍‍‌‌‍‌​​ ‌‌‍‌‍‌‍ ‌‍ ‌ ‌​‌‍‌‌‌ ​‍​ ‍ ‌ ‌​‌ ‍‌‌ ​​‌‍‌‌​ ‌‌‍‌‍‌‍ ‌‍ ‌ ‌​‌‍‌‌‌ ​‍​ ‍ ‌ ​​‌‍​‌‌ ‌​‌‍‍​​ ‌‌‍​ ‌‍ ‌‍ ​‌ ‌‌‌‍ ‌‌‍ ‍‌ ​ ​‍‌‌​ ‌‌‌​​‍‌‌ ‌‍‍ ‌‍‌‌‌ ‍‌​‍‌‌​ ​ ‌​‌​​‍‌‌​ ​ ‌​‌​​‍‌‌​ ​‍​ ​‍‌‍‌‌‌‍​‍​ ​‍​ ‍​‌‍​ ​ ‌‌‌‍​ ‌‍​ ‌‍‌‌‌‍​‍‌‍​‌​ ​‌​‍‌‌​ ​‍​ ​‍​‍‌‌​ ‌‌‌​‌​​‍ ‍‌‍ ​‌‍‍‌‌‍ ‍‌‍‍ ‌ ​ ​‍‌‌​ ‌‌‌​​‍‌‌ ‌‍‍ ‌‍‌‌‌ ‍‌​‍‌‌​ ​ ‌​‌​​‍‌‌​ ​ ‌​‌​​‍‌‌​ ​‍​ ​‍​ ‌‍​ ‍​​ ‌ ‌‍‌​​ ​‌​ ​‍​ ‌‌​ ‌‍​ ​‍​ ​‌‌‍​ ​ ​‌​‍‌‌​ ​‍​ ​‍​‍‌‌​ ‌‌‌​‌​​‍ ‍‌‍ ‍‌‍​‌‌‍ ‌‌‍‌‌​ ‌‍​‍‌‍​‌‌ ​ ‌‍‌‌‌‌‌‌‌ ​‍‌‍ ​​ ‌‌‍‍​‌ ‌​‌ ‌​‌ ​​‌ ​ ​‍‌‌​ ​ ‌​​‌​‍‌‌​ ​‍‌​‌‍​‍‌‌​ ​‍‌​‌‍‌‍​ ‌‍‍​‌‍‌‌‌‍ ​‌ ​ ‌‍‌‌‌‍​‌‌ ​​‌‍‍‌‌‍‌‌‌ ​‍‌ ​ ​‍ ‍‌ ​ ‌‍​‌‌‍ ‍‌‍‍‌‌ ‌​‌ ‍‌​‍ ‍‌ ​ ‌ ‌​‌ ‌‌‌‍‌​‌‍‍‌‌‍ ​‍‌‍‌‍‍‌‌‍‌​​ ‌‌‍‌‍‌‍ ‌‍ ‌ ‌​‌‍‌‌‌ ​‍​‍‌‍‌ ‌​‌ ‍‌‌ ​​‌‍‌‌​ ‌‌‍‌‍‌‍ ‌‍ ‌ ‌​‌‍‌‌‌ ​‍​‍‌‍‌ ​​‌‍​‌‌ ‌​‌‍‍​​ ‌‌‍​ ‌‍ ‌‍ ​‌ ‌‌‌‍ ‌‌‍ ‍‌ ​ ​‍‌‌​ ‌‌‌​​‍‌‌ ‌‍‍ ‌‍‌‌‌ ‍‌​‍‌‌​ ​ ‌​‌​​‍‌‌​ ​ ‌​‌​​‍‌‌​ ​‍​ ​‍‌‍‌‌‌‍​‍​ ​‍​ ‍​‌‍​ ​ ‌‌‌‍​ ‌‍​ ‌‍‌‌‌‍​‍‌‍​‌​ ​‌​‍‌‌​ ​‍​ ​‍​‍‌‌​ ‌‌‌​‌​​‍ ‍‌‍ ​‌‍‍‌‌‍ ‍‌‍‍ ‌ ​ ​‍‌‌​ ‌‌‌​​‍‌‌ ‌‍‍ ‌‍‌‌‌ ‍‌​‍‌‌​ ​ ‌​‌​​‍‌‌​ ​ ‌​‌​​‍‌‌​ ​‍​ ​‍​ ‌‍​ ‍​​ ‌ ‌‍‌​​ ​‌​ ​‍​ ‌‌​ ‌‍​ ​‍​ ​‌‌‍​ ​ ​‌​‍‌‌​ ​‍​ ​‍​‍‌‌​ ‌‌‌​‌​​‍ ‍‌‍ ‍‌‍​‌‌‍ ‌‌‍‌‌​‍‌‍‌ ​​‌‍‌‌‌ ​‍‌ ​ ‌ ​​‌‍‌‌‌‍​ ‌ ‌​‌‍‍‌‌ ‌‍‌‍‌‌​ ‌‌ ​​‌ ‌‌‌‍​‍‌‍ ​‌‍‍‌‌ ​ ‌‍‍​‌‍‌‌‌‍‌​​‍​‍‌ ‌
Sky Rink​​​​‌ ‍ ​‍​‍‌‍ ‌ ​‍‌‍‍‌‌‍‌ ‌‍‍‌‌‍ ‍​‍​‍​ ‍‍​‍​‍‌ ​ ‌‍​‌‌‍ ‍‌‍‍‌‌ ‌​‌ ‍‌​‍ ‍‌‍‍‌‌‍ ​‍​‍​‍ ​​‍​‍‌‍‍​‌ ​‍‌‍‌‌‌‍‌‍​‍​‍​ ‍‍​‍​‍‌‍‍​‌ ‌​‌ ‌​‌ ​​‌ ​ ​ ‍‍​‍ ​‍ ‌‍​ ‌‍‍​‌‍‌‌‌‍ ​‌ ​ ‌‍‌‌‌‍​‌‌ ​​‌‍‍‌‌‍‌‌‌ ​‍‌ ​ ​‍ ‍‌ ​ ‌‍​‌‌‍ ‍‌‍‍‌‌ ‌​‌ ‍‌​‍ ‍‌ ​ ‌ ‌​‌ ‌‌‌‍‌​‌‍‍‌‌‍ ​‍ ‌‍‍‌‌‍ ‍‌ ‌​‌‍‌‌‌‍ ‍‌ ‌​​‍ ‌‍‌‌‌‍‌​‌‍‍‌‌ ‌​​‍ ‌‍ ‌‌‍ ‌‍‌​‌‍‌‌​ ‌‌ ​​‌ ​‍‌‍‌‌‌ ​ ‌‍‌‌‌‍ ‍‌ ‌​‌‍​‌‌ ‌​‌‍‍‌‌‍ ‌‍ ‍​ ‍ ‌‍‍‌‌‍‌​​ ‌‌‍‌‍‌‍ ‌‍ ‌ ‌​‌‍‌‌‌ ​‍​ ‍ ‌ ‌​‌ ‍‌‌ ​​‌‍‌‌​ ‌‌‍‌‍‌‍ ‌‍ ‌ ‌​‌‍‌‌‌ ​‍​ ‍ ‌ ​​‌‍​‌‌ ‌​‌‍‍​​ ‌‌‍​ ‌‍ ‌‍ ​‌ ‌‌‌‍ ‌‌‍ ‍‌ ​ ​‍‌‌​ ‌‌‌​​‍‌‌ ‌‍‍ ‌‍‌‌‌ ‍‌​‍‌‌​ ​ ‌​‌​​‍‌‌​ ​ ‌​‌​​‍‌‌​ ​‍​ ​‍‌‍‌‌‌‍​‍​ ​‍​ ‍​‌‍​ ​ ‌‌‌‍​ ‌‍​ ‌‍‌‌‌‍​‍‌‍​‌​ ​‌​‍‌‌​ ​‍​ ​‍​‍‌‌​ ‌‌‌​‌​​‍ ‍‌‍ ​‌‍‍‌‌‍ ‍‌‍‍ ‌ ​ ​‍‌‌​ ‌‌‌​​‍‌‌ ‌‍‍ ‌‍‌‌‌ ‍‌​‍‌‌​ ​ ‌​‌​​‍‌‌​ ​ ‌​‌​​‍‌‌​ ​‍​ ​‍​ ‌​​ ‌ ‌‍‌‍‌‍‌‍​ ​​​ ‌‍​ ‌‌​ ‌​‌‍‌​‌‍‌​​ ​‌‌‍​‍​‍‌‌​ ​‍​ ​‍​‍‌‌​ ‌‌‌​‌​​‍ ‍‌‍ ‍‌‍​‌‌‍ ‌‌‍‌‌​ ‌‍​‍‌‍​‌‌ ​ ‌‍‌‌‌‌‌‌‌ ​‍‌‍ ​​ ‌‌‍‍​‌ ‌​‌ ‌​‌ ​​‌ ​ ​‍‌‌​ ​ ‌​​‌​‍‌‌​ ​‍‌​‌‍​‍‌‌​ ​‍‌​‌‍‌‍​ ‌‍‍​‌‍‌‌‌‍ ​‌ ​ ‌‍‌‌‌‍​‌‌ ​​‌‍‍‌‌‍‌‌‌ ​‍‌ ​ ​‍ ‍‌ ​ ‌‍​‌‌‍ ‍‌‍‍‌‌ ‌​‌ ‍‌​‍ ‍‌ ​ ‌ ‌​‌ ‌‌‌‍‌​‌‍‍‌‌‍ ​‍‌‍‌‍‍‌‌‍‌​​ ‌‌‍‌‍‌‍ ‌‍ ‌ ‌​‌‍‌‌‌ ​‍​‍‌‍‌ ‌​‌ ‍‌‌ ​​‌‍‌‌​ ‌‌‍‌‍‌‍ ‌‍ ‌ ‌​‌‍‌‌‌ ​‍​‍‌‍‌ ​​‌‍​‌‌ ‌​‌‍‍​​ ‌‌‍​ ‌‍ ‌‍ ​‌ ‌‌‌‍ ‌‌‍ ‍‌ ​ ​‍‌‌​ ‌‌‌​​‍‌‌ ‌‍‍ ‌‍‌‌‌ ‍‌​‍‌‌​ ​ ‌​‌​​‍‌‌​ ​ ‌​‌​​‍‌‌​ ​‍​ ​‍‌‍‌‌‌‍​‍​ ​‍​ ‍​‌‍​ ​ ‌‌‌‍​ ‌‍​ ‌‍‌‌‌‍​‍‌‍​‌​ ​‌​‍‌‌​ ​‍​ ​‍​‍‌‌​ ‌‌‌​‌​​‍ ‍‌‍ ​‌‍‍‌‌‍ ‍‌‍‍ ‌ ​ ​‍‌‌​ ‌‌‌​​‍‌‌ ‌‍‍ ‌‍‌‌‌ ‍‌​‍‌‌​ ​ ‌​‌​​‍‌‌​ ​ ‌​‌​​‍‌‌​ ​‍​ ​‍​ ‌​​ ‌ ‌‍‌‍‌‍‌‍​ ​​​ ‌‍​ ‌‌​ ‌​‌‍‌​‌‍‌​​ ​‌‌‍​‍​‍‌‌​ ​‍​ ​‍​‍‌‌​ ‌‌‌​‌​​‍ ‍‌‍ ‍‌‍​‌‌‍ ‌‌‍‌‌​‍‌‍‌ ​​‌‍‌‌‌ ​‍‌ ​ ‌ ​​‌‍‌‌‌‍​ ‌ ‌​‌‍‍‌‌ ‌‍‌‍‌‌​ ‌‌ ​​‌ ‌‌‌‍​‍‌‍ ​‌‍‍‌‌ ​ ‌‍‍​‌‍‌‌‌‍‌​​‍​‍‌ ‌
Swim​​​​‌ ‍ ​‍​‍‌‍ ‌ ​‍‌‍‍‌‌‍‌ ‌‍‍‌‌‍ ‍​‍​‍​ ‍‍​‍​‍‌ ​ ‌‍​‌‌‍ ‍‌‍‍‌‌ ‌​‌ ‍‌​‍ ‍‌‍‍‌‌‍ ​‍​‍​‍ ​​‍​‍‌‍‍​‌ ​‍‌‍‌‌‌‍‌‍​‍​‍​ ‍‍​‍​‍‌‍‍​‌ ‌​‌ ‌​‌ ​​‌ ​ ​ ‍‍​‍ ​‍ ‌‍​ ‌‍‍​‌‍‌‌‌‍ ​‌ ​ ‌‍‌‌‌‍​‌‌ ​​‌‍‍‌‌‍‌‌‌ ​‍‌ ​ ​‍ ‍‌ ​ ‌‍​‌‌‍ ‍‌‍‍‌‌ ‌​‌ ‍‌​‍ ‍‌ ​ ‌ ‌​‌ ‌‌‌‍‌​‌‍‍‌‌‍ ​‍ ‌‍‍‌‌‍ ‍‌ ‌​‌‍‌‌‌‍ ‍‌ ‌​​‍ ‌‍‌‌‌‍‌​‌‍‍‌‌ ‌​​‍ ‌‍ ‌‌‍ ‌‍‌​‌‍‌‌​ ‌‌ ​​‌ ​‍‌‍‌‌‌ ​ ‌‍‌‌‌‍ ‍‌ ‌​‌‍​‌‌ ‌​‌‍‍‌‌‍ ‌‍ ‍​ ‍ ‌‍‍‌‌‍‌​​ ‌‌‍‌‍‌‍ ‌‍ ‌ ‌​‌‍‌‌‌ ​‍​ ‍ ‌ ‌​‌ ‍‌‌ ​​‌‍‌‌​ ‌‌‍‌‍‌‍ ‌‍ ‌ ‌​‌‍‌‌‌ ​‍​ ‍ ‌ ​​‌‍​‌‌ ‌​‌‍‍​​ ‌‌‍​ ‌‍ ‌‍ ​‌ ‌‌‌‍ ‌‌‍ ‍‌ ​ ​‍‌‌​ ‌‌‌​​‍‌‌ ‌‍‍ ‌‍‌‌‌ ‍‌​‍‌‌​ ​ ‌​‌​​‍‌‌​ ​ ‌​‌​​‍‌‌​ ​‍​ ​‍‌‍‌‌‌‍​‍​ ​‍​ ‍​‌‍​ ​ ‌‌‌‍​ ‌‍​ ‌‍‌‌‌‍​‍‌‍​‌​ ​‌​‍‌‌​ ​‍​ ​‍​‍‌‌​ ‌‌‌​‌​​‍ ‍‌‍ ​‌‍‍‌‌‍ ‍‌‍‍ ‌ ​ ​‍‌‌​ ‌‌‌​​‍‌‌ ‌‍‍ ‌‍‌‌‌ ‍‌​‍‌‌​ ​ ‌​‌​​‍‌‌​ ​ ‌​‌​​‍‌‌​ ​‍​ ​‍‌‍‌‍‌‍‌‍​ ​​​ ‌‌​ ‌‌​ ‌​​ ​‍‌‍​ ​ ​‌​ ​ ‌‍​ ‌‍​‌‌‍​ ‌‍‌‌​ ‌‍​ ​‌​ ​ ‌‍​ ‌‍​‍​ ‌​​ ‍​‌‍‌​​ ‍​​ ‌‍​ ‌‌‌‍​‍​ ‌​​ ‌​​ ​‌​ ‍‌​ ‍‌‌‍​ ​‍‌‌​ ​‍​ ​‍​‍‌‌​ ‌‌‌​‌​​‍ ‍‌‍ ‍‌‍​‌‌‍ ‌‌‍‌‌​ ‌‍​‍‌‍​‌‌ ​ ‌‍‌‌‌‌‌‌‌ ​‍‌‍ ​​ ‌‌‍‍​‌ ‌​‌ ‌​‌ ​​‌ ​ ​‍‌‌​ ​ ‌​​‌​‍‌‌​ ​‍‌​‌‍​‍‌‌​ ​‍‌​‌‍‌‍​ ‌‍‍​‌‍‌‌‌‍ ​‌ ​ ‌‍‌‌‌‍​‌‌ ​​‌‍‍‌‌‍‌‌‌ ​‍‌ ​ ​‍ ‍‌ ​ ‌‍​‌‌‍ ‍‌‍‍‌‌ ‌​‌ ‍‌​‍ ‍‌ ​ ‌ ‌​‌ ‌‌‌‍‌​‌‍‍‌‌‍ ​‍‌‍‌‍‍‌‌‍‌​​ ‌‌‍‌‍‌‍ ‌‍ ‌ ‌​‌‍‌‌‌ ​‍​‍‌‍‌ ‌​‌ ‍‌‌ ​​‌‍‌‌​ ‌‌‍‌‍‌‍ ‌‍ ‌ ‌​‌‍‌‌‌ ​‍​‍‌‍‌ ​​‌‍​‌‌ ‌​‌‍‍​​ ‌‌‍​ ‌‍ ‌‍ ​‌ ‌‌‌‍ ‌‌‍ ‍‌ ​ ​‍‌‌​ ‌‌‌​​‍‌‌ ‌‍‍ ‌‍‌‌‌ ‍‌​‍‌‌​ ​ ‌​‌​​‍‌‌​ ​ ‌​‌​​‍‌‌​ ​‍​ ​‍‌‍‌‌‌‍​‍​ ​‍​ ‍​‌‍​ ​ ‌‌‌‍​ ‌‍​ ‌‍‌‌‌‍​‍‌‍​‌​ ​‌​‍‌‌​ ​‍​ ​‍​‍‌‌​ ‌‌‌​‌​​‍ ‍‌‍ ​‌‍‍‌‌‍ ‍‌‍‍ ‌ ​ ​‍‌‌​ ‌‌‌​​‍‌‌ ‌‍‍ ‌‍‌‌‌ ‍‌​‍‌‌​ ​ ‌​‌​​‍‌‌​ ​ ‌​‌​​‍‌‌​ ​‍​ ​‍‌‍‌‍‌‍‌‍​ ​​​ ‌‌​ ‌‌​ ‌​​ ​‍‌‍​ ​ ​‌​ ​ ‌‍​ ‌‍​‌‌‍​ ‌‍‌‌​ ‌‍​ ​‌​ ​ ‌‍​ ‌‍​‍​ ‌​​ ‍​‌‍‌​​ ‍​​ ‌‍​ ‌‌‌‍​‍​ ‌​​ ‌​​ ​‌​ ‍‌​ ‍‌‌‍​ ​‍‌‌​ ​‍​ ​‍​‍‌‌​ ‌‌‌​‌​​‍ ‍‌‍ ‍‌‍​‌‌‍ ‌‌‍‌‌​‍‌‍‌ ​​‌‍‌‌‌ ​‍‌ ​ ‌ ​​‌‍‌‌‌‍​ ‌ ‌​‌‍‍‌‌ ‌‍‌‍‌‌​ ‌‌ ​​‌ ‌‌‌‍​‍‌‍ ​‌‍‍‌‌ ​ ‌‍‍​‌‍‌‌‌‍‌​​‍​‍‌ ‌
Golf Club​​​​‌ ‍ ​‍​‍‌‍ ‌ ​‍‌‍‍‌‌‍‌ ‌‍‍‌‌‍ ‍​‍​‍​ ‍‍​‍​‍‌ ​ ‌‍​‌‌‍ ‍‌‍‍‌‌ ‌​‌ ‍‌​‍ ‍‌‍‍‌‌‍ ​‍​‍​‍ ​​‍​‍‌‍‍​‌ ​‍‌‍‌‌‌‍‌‍​‍​‍​ ‍‍​‍​‍‌‍‍​‌ ‌​‌ ‌​‌ ​​‌ ​ ​ ‍‍​‍ ​‍ ‌‍​ ‌‍‍​‌‍‌‌‌‍ ​‌ ​ ‌‍‌‌‌‍​‌‌ ​​‌‍‍‌‌‍‌‌‌ ​‍‌ ​ ​‍ ‍‌ ​ ‌‍​‌‌‍ ‍‌‍‍‌‌ ‌​‌ ‍‌​‍ ‍‌ ​ ‌ ‌​‌ ‌‌‌‍‌​‌‍‍‌‌‍ ​‍ ‌‍‍‌‌‍ ‍‌ ‌​‌‍‌‌‌‍ ‍‌ ‌​​‍ ‌‍‌‌‌‍‌​‌‍‍‌‌ ‌​​‍ ‌‍ ‌‌‍ ‌‍‌​‌‍‌‌​ ‌‌ ​​‌ ​‍‌‍‌‌‌ ​ ‌‍‌‌‌‍ ‍‌ ‌​‌‍​‌‌ ‌​‌‍‍‌‌‍ ‌‍ ‍​ ‍ ‌‍‍‌‌‍‌​​ ‌‌‍‌‍‌‍ ‌‍ ‌ ‌​‌‍‌‌‌ ​‍​ ‍ ‌ ‌​‌ ‍‌‌ ​​‌‍‌‌​ ‌‌‍‌‍‌‍ ‌‍ ‌ ‌​‌‍‌‌‌ ​‍​ ‍ ‌ ​​‌‍​‌‌ ‌​‌‍‍​​ ‌‌‍​ ‌‍ ‌‍ ​‌ ‌‌‌‍ ‌‌‍ ‍‌ ​ ​‍‌‌​ ‌‌‌​​‍‌‌ ‌‍‍ ‌‍‌‌‌ ‍‌​‍‌‌​ ​ ‌​‌​​‍‌‌​ ​ ‌​‌​​‍‌‌​ ​‍​ ​‍‌‍‌‌‌‍​‍​ ​‍​ ‍​‌‍​ ​ ‌‌‌‍​ ‌‍​ ‌‍‌‌‌‍​‍‌‍​‌​ ​‌​‍‌‌​ ​‍​ ​‍​‍‌‌​ ‌‌‌​‌​​‍ ‍‌‍ ​‌‍‍‌‌‍ ‍‌‍‍ ‌ ​ ​‍‌‌​ ‌‌‌​​‍‌‌ ‌‍‍ ‌‍‌‌‌ ‍‌​‍‌‌​ ​ ‌​‌​​‍‌‌​ ​ ‌​‌​​‍‌‌​ ​‍​ ​‍​ ‌​‌‍‌‌​ ‌‍‌‍‌​​ ​‍​ ‌‍​ ​‍‌‍‌‍‌‍​‌‌‍​ ‌‍​ ‌‍​ ​‍‌‌​ ​‍​ ​‍​‍‌‌​ ‌‌‌​‌​​‍ ‍‌‍ ‍‌‍​‌‌‍ ‌‌‍‌‌​ ‌‍​‍‌‍​‌‌ ​ ‌‍‌‌‌‌‌‌‌ ​‍‌‍ ​​ ‌‌‍‍​‌ ‌​‌ ‌​‌ ​​‌ ​ ​‍‌‌​ ​ ‌​​‌​‍‌‌​ ​‍‌​‌‍​‍‌‌​ ​‍‌​‌‍‌‍​ ‌‍‍​‌‍‌‌‌‍ ​‌ ​ ‌‍‌‌‌‍​‌‌ ​​‌‍‍‌‌‍‌‌‌ ​‍‌ ​ ​‍ ‍‌ ​ ‌‍​‌‌‍ ‍‌‍‍‌‌ ‌​‌ ‍‌​‍ ‍‌ ​ ‌ ‌​‌ ‌‌‌‍‌​‌‍‍‌‌‍ ​‍‌‍‌‍‍‌‌‍‌​​ ‌‌‍‌‍‌‍ ‌‍ ‌ ‌​‌‍‌‌‌ ​‍​‍‌‍‌ ‌​‌ ‍‌‌ ​​‌‍‌‌​ ‌‌‍‌‍‌‍ ‌‍ ‌ ‌​‌‍‌‌‌ ​‍​‍‌‍‌ ​​‌‍​‌‌ ‌​‌‍‍​​ ‌‌‍​ ‌‍ ‌‍ ​‌ ‌‌‌‍ ‌‌‍ ‍‌ ​ ​‍‌‌​ ‌‌‌​​‍‌‌ ‌‍‍ ‌‍‌‌‌ ‍‌​‍‌‌​ ​ ‌​‌​​‍‌‌​ ​ ‌​‌​​‍‌‌​ ​‍​ ​‍‌‍‌‌‌‍​‍​ ​‍​ ‍​‌‍​ ​ ‌‌‌‍​ ‌‍​ ‌‍‌‌‌‍​‍‌‍​‌​ ​‌​‍‌‌​ ​‍​ ​‍​‍‌‌​ ‌‌‌​‌​​‍ ‍‌‍ ​‌‍‍‌‌‍ ‍‌‍‍ ‌ ​ ​‍‌‌​ ‌‌‌​​‍‌‌ ‌‍‍ ‌‍‌‌‌ ‍‌​‍‌‌​ ​ ‌​‌​​‍‌‌​ ​ ‌​‌​​‍‌‌​ ​‍​ ​‍​ ‌​‌‍‌‌​ ‌‍‌‍‌​​ ​‍​ ‌‍​ ​‍‌‍‌‍‌‍​‌‌‍​ ‌‍​ ‌‍​ ​‍‌‌​ ​‍​ ​‍​‍‌‌​ ‌‌‌​‌​​‍ ‍‌‍ ‍‌‍​‌‌‍ ‌‌‍‌‌​‍‌‍‌ ​​‌‍‌‌‌ ​‍‌ ​ ‌ ​​‌‍‌‌‌‍​ ‌ ‌​‌‍‍‌‌ ‌‍‌‍‌‌​ ‌‌ ​​‌ ‌‌‌‍​‍‌‍ ​‌‍‍‌‌ ​ ‌‍‍​‌‍‌‌‌‍‌​​‍​‍‌ ‌
Athletic Club​​​​‌ ‍ ​‍​‍‌‍ ‌ ​‍‌‍‍‌‌‍‌ ‌‍‍‌‌‍ ‍​‍​‍​ ‍‍​‍​‍‌ ​ ‌‍​‌‌‍ ‍‌‍‍‌‌ ‌​‌ ‍‌​‍ ‍‌‍‍‌‌‍ ​‍​‍​‍ ​​‍​‍‌‍‍​‌ ​‍‌‍‌‌‌‍‌‍​‍​‍​ ‍‍​‍​‍‌‍‍​‌ ‌​‌ ‌​‌ ​​‌ ​ ​ ‍‍​‍ ​‍ ‌‍​ ‌‍‍​‌‍‌‌‌‍ ​‌ ​ ‌‍‌‌‌‍​‌‌ ​​‌‍‍‌‌‍‌‌‌ ​‍‌ ​ ​‍ ‍‌ ​ ‌‍​‌‌‍ ‍‌‍‍‌‌ ‌​‌ ‍‌​‍ ‍‌ ​ ‌ ‌​‌ ‌‌‌‍‌​‌‍‍‌‌‍ ​‍ ‌‍‍‌‌‍ ‍‌ ‌​‌‍‌‌‌‍ ‍‌ ‌​​‍ ‌‍‌‌‌‍‌​‌‍‍‌‌ ‌​​‍ ‌‍ ‌‌‍ ‌‍‌​‌‍‌‌​ ‌‌ ​​‌ ​‍‌‍‌‌‌ ​ ‌‍‌‌‌‍ ‍‌ ‌​‌‍​‌‌ ‌​‌‍‍‌‌‍ ‌‍ ‍​ ‍ ‌‍‍‌‌‍‌​​ ‌‌‍‌‍‌‍ ‌‍ ‌ ‌​‌‍‌‌‌ ​‍​ ‍ ‌ ‌​‌ ‍‌‌ ​​‌‍‌‌​ ‌‌‍‌‍‌‍ ‌‍ ‌ ‌​‌‍‌‌‌ ​‍​ ‍ ‌ ​​‌‍​‌‌ ‌​‌‍‍​​ ‌‌‍​ ‌‍ ‌‍ ​‌ ‌‌‌‍ ‌‌‍ ‍‌ ​ ​‍‌‌​ ‌‌‌​​‍‌‌ ‌‍‍ ‌‍‌‌‌ ‍‌​‍‌‌​ ​ ‌​‌​​‍‌‌​ ​ ‌​‌​​‍‌‌​ ​‍​ ​‍‌‍‌‌‌‍​‍​ ​‍​ ‍​‌‍​ ​ ‌‌‌‍​ ‌‍​ ‌‍‌‌‌‍​‍‌‍​‌​ ​‌​‍‌‌​ ​‍​ ​‍​‍‌‌​ ‌‌‌​‌​​‍ ‍‌‍ ​‌‍‍‌‌‍ ‍‌‍‍ ‌ ​ ​‍‌‌​ ‌‌‌​​‍‌‌ ‌‍‍ ‌‍‌‌‌ ‍‌​‍‌‌​ ​ ‌​‌​​‍‌‌​ ​ ‌​‌​​‍‌‌​ ​‍​ ​‍​ ‍​‌‍​‌​ ​ ​ ‌​‌‍​‌​ ‌ ‌‍‌​‌‍​‌​ ​ ​ ‍​‌‍‌‌‌‍​ ​‍‌‌​ ​‍​ ​‍​‍‌‌​ ‌‌‌​‌​​‍ ‍‌‍ ‍‌‍​‌‌‍ ‌‌‍‌‌​ ‌‍​‍‌‍​‌‌ ​ ‌‍‌‌‌‌‌‌‌ ​‍‌‍ ​​ ‌‌‍‍​‌ ‌​‌ ‌​‌ ​​‌ ​ ​‍‌‌​ ​ ‌​​‌​‍‌‌​ ​‍‌​‌‍​‍‌‌​ ​‍‌​‌‍‌‍​ ‌‍‍​‌‍‌‌‌‍ ​‌ ​ ‌‍‌‌‌‍​‌‌ ​​‌‍‍‌‌‍‌‌‌ ​‍‌ ​ ​‍ ‍‌ ​ ‌‍​‌‌‍ ‍‌‍‍‌‌ ‌​‌ ‍‌​‍ ‍‌ ​ ‌ ‌​‌ ‌‌‌‍‌​‌‍‍‌‌‍ ​‍‌‍‌‍‍‌‌‍‌​​ ‌‌‍‌‍‌‍ ‌‍ ‌ ‌​‌‍‌‌‌ ​‍​‍‌‍‌ ‌​‌ ‍‌‌ ​​‌‍‌‌​ ‌‌‍‌‍‌‍ ‌‍ ‌ ‌​‌‍‌‌‌ ​‍​‍‌‍‌ ​​‌‍​‌‌ ‌​‌‍‍​​ ‌‌‍​ ‌‍ ‌‍ ​‌ ‌‌‌‍ ‌‌‍ ‍‌ ​ ​‍‌‌​ ‌‌‌​​‍‌‌ ‌‍‍ ‌‍‌‌‌ ‍‌​‍‌‌​ ​ ‌​‌​​‍‌‌​ ​ ‌​‌​​‍‌‌​ ​‍​ ​‍‌‍‌‌‌‍​‍​ ​‍​ ‍​‌‍​ ​ ‌‌‌‍​ ‌‍​ ‌‍‌‌‌‍​‍‌‍​‌​ ​‌​‍‌‌​ ​‍​ ​‍​‍‌‌​ ‌‌‌​‌​​‍ ‍‌‍ ​‌‍‍‌‌‍ ‍‌‍‍ ‌ ​ ​‍‌‌​ ‌‌‌​​‍‌‌ ‌‍‍ ‌‍‌‌‌ ‍‌​‍‌‌​ ​ ‌​‌​​‍‌‌​ ​ ‌​‌​​‍‌‌​ ​‍​ ​‍​ ‍​‌‍​‌​ ​ ​ ‌​‌‍​‌​ ‌ ‌‍‌​‌‍​‌​ ​ ​ ‍​‌‍‌‌‌‍​ ​‍‌‌​ ​‍​ ​‍​‍‌‌​ ‌‌‌​‌​​‍ ‍‌‍ ‍‌‍​‌‌‍ ‌‌‍‌‌​‍‌‍‌ ​​‌‍‌‌‌ ​‍‌ ​ ‌ ​​‌‍‌‌‌‍​ ‌ ‌​‌‍‍‌‌ ‌‍‌‍‌‌​ ‌‌ ​​‌ ‌‌‌‍​‍‌‍ ​‌‍‍‌‌ ​ ‌‍‍​‌‍‌‌‌‍‌​​‍​‍‌ ‌
Marina​​​​‌ ‍ ​‍​‍‌‍ ‌ ​‍‌‍‍‌‌‍‌ ‌‍‍‌‌‍ ‍​‍​‍​ ‍‍​‍​‍‌ ​ ‌‍​‌‌‍ ‍‌‍‍‌‌ ‌​‌ ‍‌​‍ ‍‌‍‍‌‌‍ ​‍​‍​‍ ​​‍​‍‌‍‍​‌ ​‍‌‍‌‌‌‍‌‍​‍​‍​ ‍‍​‍​‍‌‍‍​‌ ‌​‌ ‌​‌ ​​‌ ​ ​ ‍‍​‍ ​‍ ‌‍​ ‌‍‍​‌‍‌‌‌‍ ​‌ ​ ‌‍‌‌‌‍​‌‌ ​​‌‍‍‌‌‍‌‌‌ ​‍‌ ​ ​‍ ‍‌ ​ ‌‍​‌‌‍ ‍‌‍‍‌‌ ‌​‌ ‍‌​‍ ‍‌ ​ ‌ ‌​‌ ‌‌‌‍‌​‌‍‍‌‌‍ ​‍ ‌‍‍‌‌‍ ‍‌ ‌​‌‍‌‌‌‍ ‍‌ ‌​​‍ ‌‍‌‌‌‍‌​‌‍‍‌‌ ‌​​‍ ‌‍ ‌‌‍ ‌‍‌​‌‍‌‌​ ‌‌ ​​‌ ​‍‌‍‌‌‌ ​ ‌‍‌‌‌‍ ‍‌ ‌​‌‍​‌‌ ‌​‌‍‍‌‌‍ ‌‍ ‍​ ‍ ‌‍‍‌‌‍‌​​ ‌‌‍‌‍‌‍ ‌‍ ‌ ‌​‌‍‌‌‌ ​‍​ ‍ ‌ ‌​‌ ‍‌‌ ​​‌‍‌‌​ ‌‌‍‌‍‌‍ ‌‍ ‌ ‌​‌‍‌‌‌ ​‍​ ‍ ‌ ​​‌‍​‌‌ ‌​‌‍‍​​ ‌‌‍​ ‌‍ ‌‍ ​‌ ‌‌‌‍ ‌‌‍ ‍‌ ​ ​‍‌‌​ ‌‌‌​​‍‌‌ ‌‍‍ ‌‍‌‌‌ ‍‌​‍‌‌​ ​ ‌​‌​​‍‌‌​ ​ ‌​‌​​‍‌‌​ ​‍​ ​‍‌‍‌‌‌‍​‍​ ​‍​ ‍​‌‍​ ​ ‌‌‌‍​ ‌‍​ ‌‍‌‌‌‍​‍‌‍​‌​ ​‌​‍‌‌​ ​‍​ ​‍​‍‌‌​ ‌‌‌​‌​​‍ ‍‌‍ ​‌‍‍‌‌‍ ‍‌‍‍ ‌ ​ ​‍‌‌​ ‌‌‌​​‍‌‌ ‌‍‍ ‌‍‌‌‌ ‍‌​‍‌‌​ ​ ‌​‌​​‍‌‌​ ​ ‌​‌​​‍‌‌​ ​‍​ ​‍​ ‌‍​ ‌‌​ ‌‍​ ‌‌‌‍‌‌‌‍‌‍‌‍​‌​ ​​​ ‌‍​ ‌‌​ ‌​‌‍‌​​‍‌‌​ ​‍​ ​‍​‍‌‌​ ‌‌‌​‌​​‍ ‍‌‍ ‍‌‍​‌‌‍ ‌‌‍‌‌​ ‌‍​‍‌‍​‌‌ ​ ‌‍‌‌‌‌‌‌‌ ​‍‌‍ ​​ ‌‌‍‍​‌ ‌​‌ ‌​‌ ​​‌ ​ ​‍‌‌​ ​ ‌​​‌​‍‌‌​ ​‍‌​‌‍​‍‌‌​ ​‍‌​‌‍‌‍​ ‌‍‍​‌‍‌‌‌‍ ​‌ ​ ‌‍‌‌‌‍​‌‌ ​​‌‍‍‌‌‍‌‌‌ ​‍‌ ​ ​‍ ‍‌ ​ ‌‍​‌‌‍ ‍‌‍‍‌‌ ‌​‌ ‍‌​‍ ‍‌ ​ ‌ ‌​‌ ‌‌‌‍‌​‌‍‍‌‌‍ ​‍‌‍‌‍‍‌‌‍‌​​ ‌‌‍‌‍‌‍ ‌‍ ‌ ‌​‌‍‌‌‌ ​‍​‍‌‍‌ ‌​‌ ‍‌‌ ​​‌‍‌‌​ ‌‌‍‌‍‌‍ ‌‍ ‌ ‌​‌‍‌‌‌ ​‍​‍‌‍‌ ​​‌‍​‌‌ ‌​‌‍‍​​ ‌‌‍​ ‌‍ ‌‍ ​‌ ‌‌‌‍ ‌‌‍ ‍‌ ​ ​‍‌‌​ ‌‌‌​​‍‌‌ ‌‍‍ ‌‍‌‌‌ ‍‌​‍‌‌​ ​ ‌​‌​​‍‌‌​ ​ ‌​‌​​‍‌‌​ ​‍​ ​‍‌‍‌‌‌‍​‍​ ​‍​ ‍​‌‍​ ​ ‌‌‌‍​ ‌‍​ ‌‍‌‌‌‍​‍‌‍​‌​ ​‌​‍‌‌​ ​‍​ ​‍​‍‌‌​ ‌‌‌​‌​​‍ ‍‌‍ ​‌‍‍‌‌‍ ‍‌‍‍ ‌ ​ ​‍‌‌​ ‌‌‌​​‍‌‌ ‌‍‍ ‌‍‌‌‌ ‍‌​‍‌‌​ ​ ‌​‌​​‍‌‌​ ​ ‌​‌​​‍‌‌​ ​‍​ ​‍​ ‌‍​ ‌‌​ ‌‍​ ‌‌‌‍‌‌‌‍‌‍‌‍​‌​ ​​​ ‌‍​ ‌‌​ ‌​‌‍‌​​‍‌‌​ ​‍​ ​‍​‍‌‌​ ‌‌‌​‌​​‍ ‍‌‍ ‍‌‍​‌‌‍ ‌‌‍‌‌​‍‌‍‌ ​​‌‍‌‌‌ ​‍‌ ​ ‌ ​​‌‍‌‌‌‍​ ‌ ‌​‌‍‍‌‌ ‌‍‌‍‌‌​ ‌‌ ​​‌ ‌‌‌‍​‍‌‍ ​‌‍‍‌‌ ​ ‌‍‍​‌‍‌‌‌‍‌​​‍​‍‌ ‌
Company​​​​‌ ‍ ​‍​‍‌‍ ‌ ​‍‌‍‍‌‌‍‌ ‌‍‍‌‌‍ ‍​‍​‍​ ‍‍​‍​‍‌ ​ ‌‍​‌‌‍ ‍‌‍‍‌‌ ‌​‌ ‍‌​‍ ‍‌‍‍‌‌‍ ​‍​‍​‍ ​​‍​‍‌‍‍​‌ ​‍‌‍‌‌‌‍‌‍​‍​‍​ ‍‍​‍​‍‌‍‍​‌ ‌​‌ ‌​‌ ​​‌ ​ ​ ‍‍​‍ ​‍ ‌‍​ ‌‍‍​‌‍‌‌‌‍ ​‌ ​ ‌‍‌‌‌‍​‌‌ ​​‌‍‍‌‌‍‌‌‌ ​‍‌ ​ ​‍ ‍‌ ​ ‌‍​‌‌‍ ‍‌‍‍‌‌ ‌​‌ ‍‌​‍ ‍‌ ​ ‌ ‌​‌ ‌‌‌‍‌​‌‍‍‌‌‍ ​‍ ‌‍‍‌‌‍ ‍‌ ‌​‌‍‌‌‌‍ ‍‌ ‌​​‍ ‌‍‌‌‌‍‌​‌‍‍‌‌ ‌​​‍ ‌‍ ‌‌‍ ‌‍‌​‌‍‌‌​ ‌‌ ​​‌ ​‍‌‍‌‌‌ ​ ‌‍‌‌‌‍ ‍‌ ‌​‌‍​‌‌ ‌​‌‍‍‌‌‍ ‌‍ ‍​ ‍ ‌‍‍‌‌‍‌​​ ‌‌‍‌‍‌‍ ‌‍ ‌ ‌​‌‍‌‌‌ ​‍​ ‍ ‌ ‌​‌ ‍‌‌ ​​‌‍‌‌​ ‌‌‍‌‍‌‍ ‌‍ ‌ ‌​‌‍‌‌‌ ​‍​ ‍ ‌ ​​‌‍​‌‌ ‌​‌‍‍​​ ‌‌‍​ ‌‍ ‌‍ ​‌ ‌‌‌‍ ‌‌‍ ‍‌ ​ ​‍‌‌​ ‌‌‌​​‍‌‌ ‌‍‍ ‌‍‌‌‌ ‍‌​‍‌‌​ ​ ‌​‌​​‍‌‌​ ​ ‌​‌​​‍‌‌​ ​‍​ ​‍‌‍​ ​ ​ ​ ‌​​ ​​‌‍​ ​ ‌‍‌‍‌​​ ‌​‌‍‌‍‌‍‌‌‌‍‌‌‌‍‌​​‍‌‌​ ​‍​ ​‍​‍‌‌​ ‌‌‌​‌​​‍ ‍‌ ‌​‌‍‍‌‌ ‌​‌‍ ​‌‍‌‌​ ‌‍​‍‌‍​‌‌ ​ ‌‍‌‌‌‌‌‌‌ ​‍‌‍ ​​ ‌‌‍‍​‌ ‌​‌ ‌​‌ ​​‌ ​ ​‍‌‌​ ​ ‌​​‌​‍‌‌​ ​‍‌​‌‍​‍‌‌​ ​‍‌​‌‍‌‍​ ‌‍‍​‌‍‌‌‌‍ ​‌ ​ ‌‍‌‌‌‍​‌‌ ​​‌‍‍‌‌‍‌‌‌ ​‍‌ ​ ​‍ ‍‌ ​ ‌‍​‌‌‍ ‍‌‍‍‌‌ ‌​‌ ‍‌​‍ ‍‌ ​ ‌ ‌​‌ ‌‌‌‍‌​‌‍‍‌‌‍ ​‍‌‍‌‍‍‌‌‍‌​​ ‌‌‍‌‍‌‍ ‌‍ ‌ ‌​‌‍‌‌‌ ​‍​‍‌‍‌ ‌​‌ ‍‌‌ ​​‌‍‌‌​ ‌‌‍‌‍‌‍ ‌‍ ‌ ‌​‌‍‌‌‌ ​‍​‍‌‍‌ ​​‌‍​‌‌ ‌​‌‍‍​​ ‌‌‍​ ‌‍ ‌‍ ​‌ ‌‌‌‍ ‌‌‍ ‍‌ ​ ​‍‌‌​ ‌‌‌​​‍‌‌ ‌‍‍ ‌‍‌‌‌ ‍‌​‍‌‌​ ​ ‌​‌​​‍‌‌​ ​ ‌​‌​​‍‌‌​ ​‍​ ​‍‌‍​ ​ ​ ​ ‌​​ ​​‌‍​ ​ ‌‍‌‍‌​​ ‌​‌‍‌‍‌‍‌‌‌‍‌‌‌‍‌​​‍‌‌​ ​‍​ ​‍​‍‌‌​ ‌‌‌​‌​​‍ ‍‌ ‌​‌‍‍‌‌ ‌​‌‍ ​‌‍‌‌​‍‌‍‌ ​​‌‍‌‌‌ ​‍‌ ​ ‌ ​​‌‍‌‌‌‍​ ‌ ‌​‌‍‍‌‌ ‌‍‌‍‌‌​ ‌‌ ​​‌ ‌‌‌‍​‍‌‍ ​‌‍‍‌‌ ​ ‌‍‍​‌‍‌‌‌‍‌​​‍​‍‌ ‌
More​​​​‌ ‍ ​‍​‍‌‍ ‌ ​‍‌‍‍‌‌‍‌ ‌‍‍‌‌‍ ‍​‍​‍​ ‍‍​‍​‍‌ ​ ‌‍​‌‌‍ ‍‌‍‍‌‌ ‌​‌ ‍‌​‍ ‍‌‍‍‌‌‍ ​‍​‍​‍ ​​‍​‍‌‍‍​‌ ​‍‌‍‌‌‌‍‌‍​‍​‍​ ‍‍​‍​‍‌‍‍​‌ ‌​‌ ‌​‌ ​​‌ ​ ​ ‍‍​‍ ​‍ ‌‍​ ‌‍‍​‌‍‌‌‌‍ ​‌ ​ ‌‍‌‌‌‍​‌‌ ​​‌‍‍‌‌‍‌‌‌ ​‍‌ ​ ​‍ ‍‌ ​ ‌‍​‌‌‍ ‍‌‍‍‌‌ ‌​‌ ‍‌​‍ ‍‌ ​ ‌ ‌​‌ ‌‌‌‍‌​‌‍‍‌‌‍ ​‍ ‌‍‍‌‌‍ ‍‌ ‌​‌‍‌‌‌‍ ‍‌ ‌​​‍ ‌‍‌‌‌‍‌​‌‍‍‌‌ ‌​​‍ ‌‍ ‌‌‍ ‌‍‌​‌‍‌‌​ ‌‌ ​​‌ ​‍‌‍‌‌‌ ​ ‌‍‌‌‌‍ ‍‌ ‌​‌‍​‌‌ ‌​‌‍‍‌‌‍ ‌‍ ‍​ ‍ ‌‍‍‌‌‍‌​​ ‌‌‍‌‍‌‍ ‌‍ ‌ ‌​‌‍‌‌‌ ​‍​ ‍ ‌ ‌​‌ ‍‌‌ ​​‌‍‌‌​ ‌‌‍‌‍‌‍ ‌‍ ‌ ‌​‌‍‌‌‌ ​‍​ ‍ ‌ ​​‌‍​‌‌ ‌​‌‍‍​​ ‌‌‍​ ‌‍ ‌‍ ​‌ ‌‌‌‍ ‌‌‍ ‍‌ ​ ​‍‌‌​ ‌‌‌​​‍‌‌ ‌‍‍ ‌‍‌‌‌ ‍‌​‍‌‌​ ​ ‌​‌​​‍‌‌​ ​ ‌​‌​​‍‌‌​ ​‍​ ​‍​ ‌‌​ ​ ​ ‌‌​ ‍‌‌‍​ ​ ​‍‌‍‌​​ ‍​‌‍​‌​ ‍​​ ​ ​ ​ ​‍‌‌​ ​‍​ ​‍​‍‌‌​ ‌‌‌​‌​​‍ ‍‌ ‌​‌‍‍‌‌ ‌​‌‍ ​‌‍‌‌​ ‌‍​‍‌‍​‌‌ ​ ‌‍‌‌‌‌‌‌‌ ​‍‌‍ ​​ ‌‌‍‍​‌ ‌​‌ ‌​‌ ​​‌ ​ ​‍‌‌​ ​ ‌​​‌​‍‌‌​ ​‍‌​‌‍​‍‌‌​ ​‍‌​‌‍‌‍​ ‌‍‍​‌‍‌‌‌‍ ​‌ ​ ‌‍‌‌‌‍​‌‌ ​​‌‍‍‌‌‍‌‌‌ ​‍‌ ​ ​‍ ‍‌ ​ ‌‍​‌‌‍ ‍‌‍‍‌‌ ‌​‌ ‍‌​‍ ‍‌ ​ ‌ ‌​‌ ‌‌‌‍‌​‌‍‍‌‌‍ ​‍‌‍‌‍‍‌‌‍‌​​ ‌‌‍‌‍‌‍ ‌‍ ‌ ‌​‌‍‌‌‌ ​‍​‍‌‍‌ ‌​‌ ‍‌‌ ​​‌‍‌‌​ ‌‌‍‌‍‌‍ ‌‍ ‌ ‌​‌‍‌‌‌ ​‍​‍‌‍‌ ​​‌‍​‌‌ ‌​‌‍‍​​ ‌‌‍​ ‌‍ ‌‍ ​‌ ‌‌‌‍ ‌‌‍ ‍‌ ​ ​‍‌‌​ ‌‌‌​​‍‌‌ ‌‍‍ ‌‍‌‌‌ ‍‌​‍‌‌​ ​ ‌​‌​​‍‌‌​ ​ ‌​‌​​‍‌‌​ ​‍​ ​‍​ ‌‌​ ​ ​ ‌‌​ ‍‌‌‍​ ​ ​‍‌‍‌​​ ‍​‌‍​‌​ ‍​​ ​ ​ ​ ​‍‌‌​ ​‍​ ​‍​‍‌‌​ ‌‌‌​‌​​‍ ‍‌ ‌​‌‍‍‌‌ ‌​‌‍ ​‌‍‌‌​‍‌‍‌ ​​‌‍‌‌‌ ​‍‌ ​ ‌ ​​‌‍‌‌‌‍​ ‌ ‌​‌‍‍‌‌ ‌‍‌‍‌‌​ ‌‌ ​​‌ ‌‌‌‍​‍‌‍ ​‌‍‍‌‌ ​ ‌‍‍​‌‍‌‌‌‍‌​​‍​‍‌ ‌
Stay in Touch​​​​‌ ‍ ​‍​‍‌‍ ‌ ​‍‌‍‍‌‌‍‌ ‌‍‍‌‌‍ ‍​‍​‍​ ‍‍​‍​‍‌ ​ ‌‍​‌‌‍ ‍‌‍‍‌‌ ‌​‌ ‍‌​‍ ‍‌‍‍‌‌‍ ​‍​‍​‍ ​​‍​‍‌‍‍​‌ ​‍‌‍‌‌‌‍‌‍​‍​‍​ ‍‍​‍​‍‌‍‍​‌ ‌​‌ ‌​‌ ​​‌ ​ ​ ‍‍​‍ ​‍ ‌‍​ ‌‍‍​‌‍‌‌‌‍ ​‌ ​ ‌‍‌‌‌‍​‌‌ ​​‌‍‍‌‌‍‌‌‌ ​‍‌ ​ ​‍ ‍‌ ​ ‌‍​‌‌‍ ‍‌‍‍‌‌ ‌​‌ ‍‌​‍ ‍‌ ​ ‌ ‌​‌ ‌‌‌‍‌​‌‍‍‌‌‍ ​‍ ‌‍‍‌‌‍ ‍‌ ‌​‌‍‌‌‌‍ ‍‌ ‌​​‍ ‌‍‌‌‌‍‌​‌‍‍‌‌ ‌​​‍ ‌‍ ‌‌‍ ‌‍‌​‌‍‌‌​ ‌‌ ​​‌ ​‍‌‍‌‌‌ ​ ‌‍‌‌‌‍ ‍‌ ‌​‌‍​‌‌ ‌​‌‍‍‌‌‍ ‌‍ ‍​ ‍ ‌‍‍‌‌‍‌​​ ‌‌‍‌‍‌‍ ‌‍ ‌ ‌​‌‍‌‌‌ ​‍​ ‍ ‌ ‌​‌ ‍‌‌ ​​‌‍‌‌​ ‌‌‍‌‍‌‍ ‌‍ ‌ ‌​‌‍‌‌‌ ​‍​ ‍ ‌ ​​‌‍​‌‌ ‌​‌‍‍​​ ‌‌‍​ ‌‍ ‌‍ ​‌ ‌‌‌‍ ‌‌‍ ‍‌ ​ ​‍‌‌​ ‌‌‌​​‍‌‌ ‌‍‍ ‌‍‌‌‌ ‍‌​‍‌‌​ ​ ‌​‌​​‍‌‌​ ​ ‌​‌​​‍‌‌​ ​‍​ ​‍​ ‍​‌‍​‍‌‍‌​​ ​‌‌‍​‍‌‍‌‌‌‍‌‌‌‍‌​‌‍​‌​ ​‍‌‍‌‌‌‍​‌​‍‌‌​ ​‍​ ​‍​‍‌‌​ ‌‌‌​‌​​‍ ‍‌ ‌​‌‍‍‌‌ ‌​‌‍ ​‌‍‌‌​ ‌‍​‍‌‍​‌‌ ​ ‌‍‌‌‌‌‌‌‌ ​‍‌‍ ​​ ‌‌‍‍​‌ ‌​‌ ‌​‌ ​​‌ ​ ​‍‌‌​ ​ ‌​​‌​‍‌‌​ ​‍‌​‌‍​‍‌‌​ ​‍‌​‌‍‌‍​ ‌‍‍​‌‍‌‌‌‍ ​‌ ​ ‌‍‌‌‌‍​‌‌ ​​‌‍‍‌‌‍‌‌‌ ​‍‌ ​ ​‍ ‍‌ ​ ‌‍​‌‌‍ ‍‌‍‍‌‌ ‌​‌ ‍‌​‍ ‍‌ ​ ‌ ‌​‌ ‌‌‌‍‌​‌‍‍‌‌‍ ​‍‌‍‌‍‍‌‌‍‌​​ ‌‌‍‌‍‌‍ ‌‍ ‌ ‌​‌‍‌‌‌ ​‍​‍‌‍‌ ‌​‌ ‍‌‌ ​​‌‍‌‌​ ‌‌‍‌‍‌‍ ‌‍ ‌ ‌​‌‍‌‌‌ ​‍​‍‌‍‌ ​​‌‍​‌‌ ‌​‌‍‍​​ ‌‌‍​ ‌‍ ‌‍ ​‌ ‌‌‌‍ ‌‌‍ ‍‌ ​ ​‍‌‌​ ‌‌‌​​‍‌‌ ‌‍‍ ‌‍‌‌‌ ‍‌​‍‌‌​ ​ ‌​‌​​‍‌‌​ ​ ‌​‌​​‍‌‌​ ​‍​ ​‍​ ‍​‌‍​‍‌‍‌​​ ​‌‌‍​‍‌‍‌‌‌‍‌‌‌‍‌​‌‍​‌​ ​‍‌‍‌‌‌‍​‌​‍‌‌​ ​‍​ ​‍​‍‌‌​ ‌‌‌​‌​​‍ ‍‌ ‌​‌‍‍‌‌ ‌​‌‍ ​‌‍‌‌​‍‌‍‌ ​​‌‍‌‌‌ ​‍‌ ​ ‌ ​​‌‍‌‌‌‍​ ‌ ‌​‌‍‍‌‌ ‌‍‌‍‌‌​ ‌‌ ​​‌ ‌‌‌‍​‍‌‍ ​‌‍‍‌‌ ​ ‌‍‍​‌‍‌‌‌‍‌​​‍​‍‌ ‌
© 2026 Chelsea Piers. All Rights Reserved.​​​​‌ ‍ ​‍​‍‌‍ ‌ ​‍‌‍‍‌‌‍‌ ‌‍‍‌‌‍ ‍​‍​‍​ ‍‍​‍​‍‌ ​ ‌‍​‌‌‍ ‍‌‍‍‌‌ ‌​‌ ‍‌​‍ ‍‌‍‍‌‌‍ ​‍​‍​‍ ​​‍​‍‌‍‍​‌ ​‍‌‍‌‌‌‍‌‍​‍​‍​ ‍‍​‍​‍‌‍‍​‌ ‌​‌ ‌​‌ ​​‌ ​ ​ ‍‍​‍ ​‍ ‌‍​ ‌‍‍​‌‍‌‌‌‍ ​‌ ​ ‌‍‌‌‌‍​‌‌ ​​‌‍‍‌‌‍‌‌‌ ​‍‌ ​ ​‍ ‍‌ ​ ‌‍​‌‌‍ ‍‌‍‍‌‌ ‌​‌ ‍‌​‍ ‍‌ ​ ‌ ‌​‌ ‌‌‌‍‌​‌‍‍‌‌‍ ​‍ ‌‍‍‌‌‍ ‍‌ ‌​‌‍‌‌‌‍ ‍‌ ‌​​‍ ‌‍‌‌‌‍‌​‌‍‍‌‌ ‌​​‍ ‌‍ ‌‌‍ ‌‍‌​‌‍‌‌​ ‌‌ ​​‌ ​‍‌‍‌‌‌ ​ ‌‍‌‌‌‍ ‍‌ ‌​‌‍​‌‌ ‌​‌‍‍‌‌‍ ‌‍ ‍​ ‍ ‌‍‍‌‌‍‌​​ ‌‌‍‌‍‌‍ ‌‍ ‌ ‌​‌‍‌‌‌ ​‍​ ‍ ‌ ‌​‌ ‍‌‌ ​​‌‍‌‌​ ‌‌‍‌‍‌‍ ‌‍ ‌ ‌​‌‍‌‌‌ ​‍​ ‍ ‌ ​​‌‍​‌‌ ‌​‌‍‍​​ ‌‌ ​ ‌ ‌‌‌‍​‍‌ ‌​‌‍‍‌‌ ‌​‌‍ ​‌‍‌‌​ ‌‍​‍‌‍​‌‌ ​ ‌‍‌‌‌‌‌‌‌ ​‍‌‍ ​​ ‌‌‍‍​‌ ‌​‌ ‌​‌ ​​‌ ​ ​‍‌‌​ ​ ‌​​‌​‍‌‌​ ​‍‌​‌‍​‍‌‌​ ​‍‌​‌‍‌‍​ ‌‍‍​‌‍‌‌‌‍ ​‌ ​ ‌‍‌‌‌‍​‌‌ ​​‌‍‍‌‌‍‌‌‌ ​‍‌ ​ ​‍ ‍‌ ​ ‌‍​‌‌‍ ‍‌‍‍‌‌ ‌​‌ ‍‌​‍ ‍‌ ​ ‌ ‌​‌ ‌‌‌‍‌​‌‍‍‌‌‍ ​‍‌‍‌‍‍‌‌‍‌​​ ‌‌‍‌‍‌‍ ‌‍ ‌ ‌​‌‍‌‌‌ ​‍​‍‌‍‌ ‌​‌ ‍‌‌ ​​‌‍‌‌​ ‌‌‍‌‍‌‍ ‌‍ ‌ ‌​‌‍‌‌‌ ​‍​‍‌‍‌ ​​‌‍​‌‌ ‌​‌‍‍​​ ‌‌ ​ ‌ ‌‌‌‍​‍‌ ‌​‌‍‍‌‌ ‌​‌‍ ​‌‍‌‌​‍‌‍‌ ​​‌‍‌‌‌ ​‍‌ ​ ‌ ​​‌‍‌‌‌‍​ ‌ ‌​‌‍‍‌‌ ‌‍‌‍‌‌​ ‌‌ ​​‌ ‌‌‌‍​‍‌‍ ​‌‍‍‌‌ ​ ‌‍‍​‌‍‌‌‌‍‌​​‍​‍‌ ‌